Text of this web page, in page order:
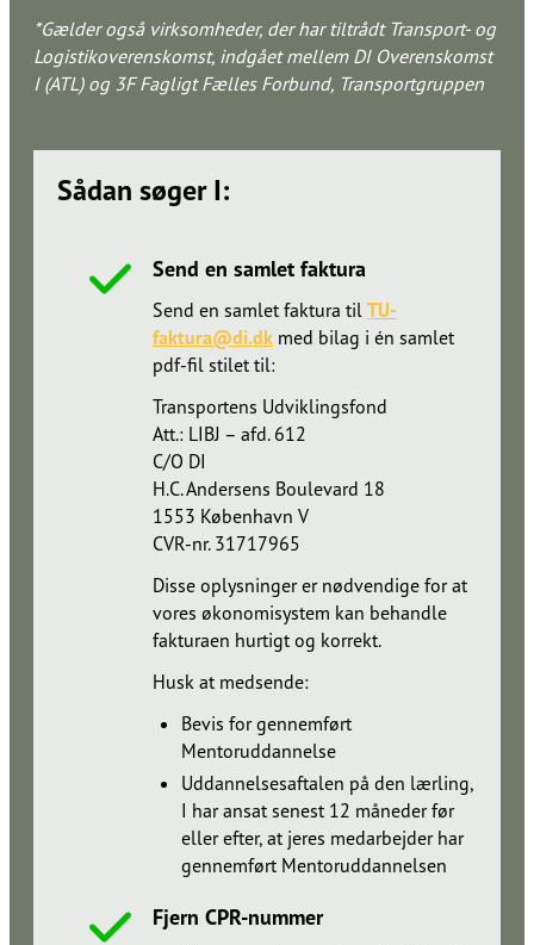
*Gælder også virksomheder, der har tiltrådt Transport- og
Logistikoverenskomst, indgået mellem DI Overenskomst
I (ATL) og 3F Fagligt Fælles Forbund, Transportgruppen​​​​‌ ‍ ​‍​‍‌‍ ‌ ​‍‌‍‍‌‌‍‌ ‌‍‍‌‌‍ ‍​‍​‍​ ‍‍​‍​‍‌ ​ ‌‍​‌‌‍ ‍‌‍‍‌‌ ‌​‌ ‍‌​‍ ‍‌‍‍‌‌‍ ​‍​‍​‍ ​​‍​‍‌‍‍​‌ ​‍‌‍‌‌‌‍‌‍​‍​‍​ ‍‍​‍​‍‌‍‍​‌ ‌​‌ ‌​‌ ​​‌ ​ ​ ‍‍​‍ ​‍ ‌ ‌​‌ ‌‌​‍ ‍‌ ​ ‌‍​‌‌‍ ‍‌‍‍‌‌ ‌​‌ ‍‌​‍ ‍‌ ​ ‌ ‌​‌ ‌‌‌‍‌​‌‍‍‌‌‍ ​‍ ‌‍‍‌‌‍ ‍‌ ‌​‌‍‌‌‌‍ ‍‌ ‌​​‍ ‌‍‌‌‌‍‌​‌‍‍‌‌ ‌​​‍ ‌‍ ‌‌‍ ‌‍‌​‌‍‌‌​ ‌‌ ​​‌ ​‍‌‍‌‌‌ ​ ‌‍‌‌‌‍ ‍‌ ‌​‌‍​‌‌ ‌​‌‍‍‌‌‍ ‌‍ ‍​ ‍ ‌‍‍‌‌‍‌​​ ‌‌ ​​‌‍​‌‌‍‌ ‌‍‌‌​‍ ‌‌ ‌​‌‍‍‌‌‍ ​‌ ​ ‌‍‍ ‌ ‌‌‌‍‌​​‍ ‌‌ ‌​‌‍‍‌‌‍ ​​‍ ‌‌ ‌‍‌‍‍‌‌ ​‍‌‍‍ ‌ ​ ‌‍ ‌‍ ‌‌‍‍​‌‍‌‌‌‍‌​‌‍‌‌‌ ​‍​ ‍ ‌ ‌​‌ ‍‌‌ ​​‌‍‌‌​ ‌‌ ​​‌‍​‌‌‍‌ ‌‍‌‌​ ‍ ‌ ​​‌‍​‌‌ ‌​‌‍‍​​ ‌‌ ​ ‌‍‌‌‌‍​ ‌ ‌​‌‍‍‌‌‍ ‌‍ ‍‌ ​ ​‍‌‌​ ‌‌‌​​‍‌‌ ‌‍‍ ‌‍‌‌‌ ‍‌​‍‌‌​ ​ ‌​‌​​‍‌‌​ ​ ‌​‌​​‍‌‌​ ​‍​ ​‍​ ​‌​ ‌‍​ ​ ​ ​‍​ ‌‍​ ​‍‌‍​‍‌‍​ ​ ​‌‌‍‌​​ ‌ ‌‍‌‌​‍‌‌​ ​‍​ ​‍​‍‌‌​ ‌‌‌​‌​​‍ ‍‌‍​ ‌‍ ‌‍ ‍‌ ‌​‌‍‌‌‌‍ ‍‌ ‌​​‍‌‌​ ‌‌‌​​‍‌‌ ‌‍‍ ‌‍‌‌‌ ‍‌​‍‌‌​ ​ ‌​‌​​‍‌‌​ ​ ‌​‌​​‍‌‌​ ​‍​ ​‍‌‍​ ​ ‍​‌‍​‍​ ‌‌‌‍​ ‌‍‌‍​ ‌‍​ ‌ ‌‍​‍‌‍​‌‌‍‌‌​ ​​​‍‌‌​ ​‍​ ​‍​‍‌‌​ ‌‌‌​‌​​‍ ‍‌‍​‍‌‍ ​‌‍ ‌‍​ ‌‍‍ ‌ ​ ​‍‌‌​ ‌‌‌​​‍‌‌ ‌‍‍ ‌‍‌‌‌ ‍‌​‍‌‌​ ​ ‌​‌​​‍‌‌​ ​ ‌​‌​​‍‌‌​ ​‍​ ​‍‌‍​ ​ ​‍‌‍​ ​ ‍​​ ​ ​ ​‍‌‍‌‍​ ​‌​ ​ ​ ​‌​ ‍‌​ ‍‌​‍‌‌​ ​‍​ ​‍​‍‌‌​ ‌‌‌​‌​​‍ ‍‌‍​‍‌‍ ‌‍‌​‌ ‍‌​‍‌‌​ ‌‌‌​​‍‌‌ ‌‍‍ ‌‍‌‌‌ ‍‌​‍‌‌​ ​ ‌​‌​​‍‌‌​ ​ ‌​‌​​‍‌‌​ ​‍​ ​‍‌‍​ ​ ‌​‌‍‌‌​ ​‌​ ‍​​ ‍​​ ‌ ‌‍​‌​ ​ ​ ​​‌‍​‌​ ‍‌​‍‌‌​ ​‍​ ​‍​‍‌‌​ ‌‌‌​‌​​‍ ‍‌‍​ ‌‍‍​‌‍‍‌‌‍ ​‌‍‌​‌ ​‍‌‍‌‌‌‍ ‍​‍‌‌​ ‌‌‌​​‍‌‌ ‌‍‍ ‌‍‌‌‌ ‍‌​‍‌‌​ ​ ‌​‌​​‍‌‌​ ​ ‌​‌​​‍‌‌​ ​‍​ ​‍‌‍​‍‌‍‌​‌‍‌​‌‍​‌‌‍‌​​ ‍‌​ ‍​‌‍‌‌​ ​ ‌‍‌‌​ ‌​​ ‍‌​‍‌‌​ ​‍​ ​‍​‍‌‌​ ‌‌‌​‌​​‍ ‍‌ ‌​‌‍‌‌‌ ‍​‌ ‌​​ ‌‍​‍‌‍​‌‌ ​ ‌‍‌‌‌‌‌‌‌ ​‍‌‍ ​​ ‌‌‍‍​‌ ‌​‌ ‌​‌ ​​‌ ​ ​‍‌‌​ ​ ‌​​‌​‍‌‌​ ​‍‌​‌‍​‍‌‌​ ​‍‌​‌‍‌ ‌​‌ ‌‌​‍ ‍‌ ​ ‌‍​‌‌‍ ‍‌‍‍‌‌ ‌​‌ ‍‌​‍ ‍‌ ​ ‌ ‌​‌ ‌‌‌‍‌​‌‍‍‌‌‍ ​‍‌‍‌‍‍‌‌‍‌​​ ‌‌ ​​‌‍​‌‌‍‌ ‌‍‌‌​‍ ‌‌ ‌​‌‍‍‌‌‍ ​‌ ​ ‌‍‍ ‌ ‌‌‌‍‌​​‍ ‌‌ ‌​‌‍‍‌‌‍ ​​‍ ‌‌ ‌‍‌‍‍‌‌ ​‍‌‍‍ ‌ ​ ‌‍ ‌‍ ‌‌‍‍​‌‍‌‌‌‍‌​‌‍‌‌‌ ​‍​‍‌‍‌ ‌​‌ ‍‌‌ ​​‌‍‌‌​ ‌‌ ​​‌‍​‌‌‍‌ ‌‍‌‌​‍‌‍‌ ​​‌‍​‌‌ ‌​‌‍‍​​ ‌‌ ​ ‌‍‌‌‌‍​ ‌ ‌​‌‍‍‌‌‍ ‌‍ ‍‌ ​ ​‍‌‌​ ‌‌‌​​‍‌‌ ‌‍‍ ‌‍‌‌‌ ‍‌​‍‌‌​ ​ ‌​‌​​‍‌‌​ ​ ‌​‌​​‍‌‌​ ​‍​ ​‍​ ​‌​ ‌‍​ ​ ​ ​‍​ ‌‍​ ​‍‌‍​‍‌‍​ ​ ​‌‌‍‌​​ ‌ ‌‍‌‌​‍‌‌​ ​‍​ ​‍​‍‌‌​ ‌‌‌​‌​​‍ ‍‌‍​ ‌‍ ‌‍ ‍‌ ‌​‌‍‌‌‌‍ ‍‌ ‌​​‍‌‌​ ‌‌‌​​‍‌‌ ‌‍‍ ‌‍‌‌‌ ‍‌​‍‌‌​ ​ ‌​‌​​‍‌‌​ ​ ‌​‌​​‍‌‌​ ​‍​ ​‍‌‍​ ​ ‍​‌‍​‍​ ‌‌‌‍​ ‌‍‌‍​ ‌‍​ ‌ ‌‍​‍‌‍​‌‌‍‌‌​ ​​​‍‌‌​ ​‍​ ​‍​‍‌‌​ ‌‌‌​‌​​‍ ‍‌‍​‍‌‍ ​‌‍ ‌‍​ ‌‍‍ ‌ ​ ​‍‌‌​ ‌‌‌​​‍‌‌ ‌‍‍ ‌‍‌‌‌ ‍‌​‍‌‌​ ​ ‌​‌​​‍‌‌​ ​ ‌​‌​​‍‌‌​ ​‍​ ​‍‌‍​ ​ ​‍‌‍​ ​ ‍​​ ​ ​ ​‍‌‍‌‍​ ​‌​ ​ ​ ​‌​ ‍‌​ ‍‌​‍‌‌​ ​‍​ ​‍​‍‌‌​ ‌‌‌​‌​​‍ ‍‌‍​‍‌‍ ‌‍‌​‌ ‍‌​‍‌‌​ ‌‌‌​​‍‌‌ ‌‍‍ ‌‍‌‌‌ ‍‌​‍‌‌​ ​ ‌​‌​​‍‌‌​ ​ ‌​‌​​‍‌‌​ ​‍​ ​‍‌‍​ ​ ‌​‌‍‌‌​ ​‌​ ‍​​ ‍​​ ‌ ‌‍​‌​ ​ ​ ​​‌‍​‌​ ‍‌​‍‌‌​ ​‍​ ​‍​‍‌‌​ ‌‌‌​‌​​‍ ‍‌‍​ ‌‍‍​‌‍‍‌‌‍ ​‌‍‌​‌ ​‍‌‍‌‌‌‍ ‍​‍‌‌​ ‌‌‌​​‍‌‌ ‌‍‍ ‌‍‌‌‌ ‍‌​‍‌‌​ ​ ‌​‌​​‍‌‌​ ​ ‌​‌​​‍‌‌​ ​‍​ ​‍‌‍​‍‌‍‌​‌‍‌​‌‍​‌‌‍‌​​ ‍‌​ ‍​‌‍‌‌​ ​ ‌‍‌‌​ ‌​​ ‍‌​‍‌‌​ ​‍​ ​‍​‍‌‌​ ‌‌‌​‌​​‍ ‍‌ ‌​‌‍‌‌‌ ‍​‌ ‌​​‍‌‍‌ ​​‌‍‌‌‌ ​‍‌ ​ ‌ ​​‌‍‌‌‌‍​ ‌ ‌​‌‍‍‌‌ ‌‍‌‍‌‌​ ‌‌ ​​‌ ‌‌‌‍​‍‌‍ ​‌‍‍‌‌ ​ ‌‍‍​‌‍‌‌‌‍‌​​‍​‍‌ ‌
Sådan søger I:​​​​‌ ‍ ​‍​‍‌‍ ‌ ​‍‌‍‍‌‌‍‌ ‌‍‍‌‌‍ ‍​‍​‍​ ‍‍​‍​‍‌ ​ ‌‍​‌‌‍ ‍‌‍‍‌‌ ‌​‌ ‍‌​‍ ‍‌‍‍‌‌‍ ​‍​‍​‍ ​​‍​‍‌‍‍​‌ ​‍‌‍‌‌‌‍‌‍​‍​‍​ ‍‍​‍​‍‌‍‍​‌ ‌​‌ ‌​‌ ​​‌ ​ ​ ‍‍​‍ ​‍ ‌ ‌​‌ ‌‌​‍ ‍‌ ​ ‌‍​‌‌‍ ‍‌‍‍‌‌ ‌​‌ ‍‌​‍ ‍‌ ​ ‌ ‌​‌ ‌‌‌‍‌​‌‍‍‌‌‍ ​‍ ‌‍‍‌‌‍ ‍‌ ‌​‌‍‌‌‌‍ ‍‌ ‌​​‍ ‌‍‌‌‌‍‌​‌‍‍‌‌ ‌​​‍ ‌‍ ‌‌‍ ‌‍‌​‌‍‌‌​ ‌‌ ​​‌ ​‍‌‍‌‌‌ ​ ‌‍‌‌‌‍ ‍‌ ‌​‌‍​‌‌ ‌​‌‍‍‌‌‍ ‌‍ ‍​ ‍ ‌‍‍‌‌‍‌​​ ‌‌ ​​‌‍​‌‌‍‌ ‌‍‌‌​‍ ‌‌ ‌​‌‍‍‌‌‍ ​‌ ​ ‌‍‍ ‌ ‌‌‌‍‌​​‍ ‌‌ ‌​‌‍‍‌‌‍ ​​‍ ‌‌ ‌‍‌‍‍‌‌ ​‍‌‍‍ ‌ ​ ‌‍ ‌‍ ‌‌‍‍​‌‍‌‌‌‍‌​‌‍‌‌‌ ​‍​ ‍ ‌ ‌​‌ ‍‌‌ ​​‌‍‌‌​ ‌‌ ​​‌‍​‌‌‍‌ ‌‍‌‌​ ‍ ‌ ​​‌‍​‌‌ ‌​‌‍‍​​ ‌‌ ​ ‌‍‌‌‌‍​ ‌ ‌​‌‍‍‌‌‍ ‌‍ ‍‌ ​ ​‍‌‌​ ‌‌‌​​‍‌‌ ‌‍‍ ‌‍‌‌‌ ‍‌​‍‌‌​ ​ ‌​‌​​‍‌‌​ ​ ‌​‌​​‍‌‌​ ​‍​ ​‍​ ​‌​ ‌‍​ ​ ​ ​‍​ ‌‍​ ​‍‌‍​‍‌‍​ ​ ​‌‌‍‌​​ ‌ ‌‍‌‌​‍‌‌​ ​‍​ ​‍​‍‌‌​ ‌‌‌​‌​​‍ ‍‌‍​ ‌‍ ‌‍ ‍‌ ‌​‌‍‌‌‌‍ ‍‌ ‌​​‍‌‌​ ‌‌‌​​‍‌‌ ‌‍‍ ‌‍‌‌‌ ‍‌​‍‌‌​ ​ ‌​‌​​‍‌‌​ ​ ‌​‌​​‍‌‌​ ​‍​ ​‍‌‍​ ​ ‍​‌‍​‍​ ‌‌‌‍​ ‌‍‌‍​ ‌‍​ ‌ ‌‍​‍‌‍​‌‌‍‌‌​ ​​​‍‌‌​ ​‍​ ​‍​‍‌‌​ ‌‌‌​‌​​‍ ‍‌‍​‍‌‍ ​‌‍ ‌‍​ ‌‍‍ ‌ ​ ​‍‌‌​ ‌‌‌​​‍‌‌ ‌‍‍ ‌‍‌‌‌ ‍‌​‍‌‌​ ​ ‌​‌​​‍‌‌​ ​ ‌​‌​​‍‌‌​ ​‍​ ​‍​ ‍‌‌‍​ ​ ‌​​ ‌​‌‍‌​​ ​‍​ ​‌​ ‌‌‌‍‌‌​ ‌​‌‍​ ​ ‌‍​‍‌‌​ ​‍​ ​‍​‍‌‌​ ‌‌‌​‌​​‍ ‍‌‍‍​‌‍‌‌‌‍​‌‌‍‌​‌‍‍‌‌‍ ‍‌‍‌ ​ ‌‍​‍‌‍​‌‌ ​ ‌‍‌‌‌‌‌‌‌ ​‍‌‍ ​​ ‌‌‍‍​‌ ‌​‌ ‌​‌ ​​‌ ​ ​‍‌‌​ ​ ‌​​‌​‍‌‌​ ​‍‌​‌‍​‍‌‌​ ​‍‌​‌‍‌ ‌​‌ ‌‌​‍ ‍‌ ​ ‌‍​‌‌‍ ‍‌‍‍‌‌ ‌​‌ ‍‌​‍ ‍‌ ​ ‌ ‌​‌ ‌‌‌‍‌​‌‍‍‌‌‍ ​‍‌‍‌‍‍‌‌‍‌​​ ‌‌ ​​‌‍​‌‌‍‌ ‌‍‌‌​‍ ‌‌ ‌​‌‍‍‌‌‍ ​‌ ​ ‌‍‍ ‌ ‌‌‌‍‌​​‍ ‌‌ ‌​‌‍‍‌‌‍ ​​‍ ‌‌ ‌‍‌‍‍‌‌ ​‍‌‍‍ ‌ ​ ‌‍ ‌‍ ‌‌‍‍​‌‍‌‌‌‍‌​‌‍‌‌‌ ​‍​‍‌‍‌ ‌​‌ ‍‌‌ ​​‌‍‌‌​ ‌‌ ​​‌‍​‌‌‍‌ ‌‍‌‌​‍‌‍‌ ​​‌‍​‌‌ ‌​‌‍‍​​ ‌‌ ​ ‌‍‌‌‌‍​ ‌ ‌​‌‍‍‌‌‍ ‌‍ ‍‌ ​ ​‍‌‌​ ‌‌‌​​‍‌‌ ‌‍‍ ‌‍‌‌‌ ‍‌​‍‌‌​ ​ ‌​‌​​‍‌‌​ ​ ‌​‌​​‍‌‌​ ​‍​ ​‍​ ​‌​ ‌‍​ ​ ​ ​‍​ ‌‍​ ​‍‌‍​‍‌‍​ ​ ​‌‌‍‌​​ ‌ ‌‍‌‌​‍‌‌​ ​‍​ ​‍​‍‌‌​ ‌‌‌​‌​​‍ ‍‌‍​ ‌‍ ‌‍ ‍‌ ‌​‌‍‌‌‌‍ ‍‌ ‌​​‍‌‌​ ‌‌‌​​‍‌‌ ‌‍‍ ‌‍‌‌‌ ‍‌​‍‌‌​ ​ ‌​‌​​‍‌‌​ ​ ‌​‌​​‍‌‌​ ​‍​ ​‍‌‍​ ​ ‍​‌‍​‍​ ‌‌‌‍​ ‌‍‌‍​ ‌‍​ ‌ ‌‍​‍‌‍​‌‌‍‌‌​ ​​​‍‌‌​ ​‍​ ​‍​‍‌‌​ ‌‌‌​‌​​‍ ‍‌‍​‍‌‍ ​‌‍ ‌‍​ ‌‍‍ ‌ ​ ​‍‌‌​ ‌‌‌​​‍‌‌ ‌‍‍ ‌‍‌‌‌ ‍‌​‍‌‌​ ​ ‌​‌​​‍‌‌​ ​ ‌​‌​​‍‌‌​ ​‍​ ​‍​ ‍‌‌‍​ ​ ‌​​ ‌​‌‍‌​​ ​‍​ ​‌​ ‌‌‌‍‌‌​ ‌​‌‍​ ​ ‌‍​‍‌‌​ ​‍​ ​‍​‍‌‌​ ‌‌‌​‌​​‍ ‍‌‍‍​‌‍‌‌‌‍​‌‌‍‌​‌‍‍‌‌‍ ‍‌‍‌ ​‍‌‍‌ ​​‌‍‌‌‌ ​‍‌ ​ ‌ ​​‌‍‌‌‌‍​ ‌ ‌​‌‍‍‌‌ ‌‍‌‍‌‌​ ‌‌ ​​‌ ‌‌‌‍​‍‌‍ ​‌‍‍‌‌ ​ ‌‍‍​‌‍‌‌‌‍‌​​‍​‍‌ ‌
Send en samlet faktura​​​​‌ ‍ ​‍​‍‌‍ ‌ ​‍‌‍‍‌‌‍‌ ‌‍‍‌‌‍ ‍​‍​‍​ ‍‍​‍​‍‌ ​ ‌‍​‌‌‍ ‍‌‍‍‌‌ ‌​‌ ‍‌​‍ ‍‌‍‍‌‌‍ ​‍​‍​‍ ​​‍​‍‌‍‍​‌ ​‍‌‍‌‌‌‍‌‍​‍​‍​ ‍‍​‍​‍‌‍‍​‌ ‌​‌ ‌​‌ ​​‌ ​ ​ ‍‍​‍ ​‍ ‌ ‌​‌ ‌‌​‍ ‍‌ ​ ‌‍​‌‌‍ ‍‌‍‍‌‌ ‌​‌ ‍‌​‍ ‍‌ ​ ‌ ‌​‌ ‌‌‌‍‌​‌‍‍‌‌‍ ​‍ ‌‍‍‌‌‍ ‍‌ ‌​‌‍‌‌‌‍ ‍‌ ‌​​‍ ‌‍‌‌‌‍‌​‌‍‍‌‌ ‌​​‍ ‌‍ ‌‌‍ ‌‍‌​‌‍‌‌​ ‌‌ ​​‌ ​‍‌‍‌‌‌ ​ ‌‍‌‌‌‍ ‍‌ ‌​‌‍​‌‌ ‌​‌‍‍‌‌‍ ‌‍ ‍​ ‍ ‌‍‍‌‌‍‌​​ ‌‌ ​​‌‍​‌‌‍‌ ‌‍‌‌​‍ ‌‌ ‌​‌‍‍‌‌‍ ​‌ ​ ‌‍‍ ‌ ‌‌‌‍‌​​‍ ‌‌ ‌​‌‍‍‌‌‍ ​​‍ ‌‌ ‌‍‌‍‍‌‌ ​‍‌‍‍ ‌ ​ ‌‍ ‌‍ ‌‌‍‍​‌‍‌‌‌‍‌​‌‍‌‌‌ ​‍​ ‍ ‌ ‌​‌ ‍‌‌ ​​‌‍‌‌​ ‌‌ ​​‌‍​‌‌‍‌ ‌‍‌‌​ ‍ ‌ ​​‌‍​‌‌ ‌​‌‍‍​​ ‌‌ ​ ‌‍‌‌‌‍​ ‌ ‌​‌‍‍‌‌‍ ‌‍ ‍‌ ​ ​‍‌‌​ ‌‌‌​​‍‌‌ ‌‍‍ ‌‍‌‌‌ ‍‌​‍‌‌​ ​ ‌​‌​​‍‌‌​ ​ ‌​‌​​‍‌‌​ ​‍​ ​‍​ ​‌​ ‌‍​ ​ ​ ​‍​ ‌‍​ ​‍‌‍​‍‌‍​ ​ ​‌‌‍‌​​ ‌ ‌‍‌‌​‍‌‌​ ​‍​ ​‍​‍‌‌​ ‌‌‌​‌​​‍ ‍‌‍​ ‌‍ ‌‍ ‍‌ ‌​‌‍‌‌‌‍ ‍‌ ‌​​‍‌‌​ ‌‌‌​​‍‌‌ ‌‍‍ ‌‍‌‌‌ ‍‌​‍‌‌​ ​ ‌​‌​​‍‌‌​ ​ ‌​‌​​‍‌‌​ ​‍​ ​‍‌‍​ ​ ‍​‌‍​‍​ ‌‌‌‍​ ‌‍‌‍​ ‌‍​ ‌ ‌‍​‍‌‍​‌‌‍‌‌​ ​​​‍‌‌​ ​‍​ ​‍​‍‌‌​ ‌‌‌​‌​​‍ ‍‌‍​‍‌‍ ​‌‍ ‌‍​ ‌‍‍ ‌ ​ ​‍‌‌​ ‌‌‌​​‍‌‌ ‌‍‍ ‌‍‌‌‌ ‍‌​‍‌‌​ ​ ‌​‌​​‍‌‌​ ​ ‌​‌​​‍‌‌​ ​‍​ ​‍​ ‍‌‌‍​ ​ ‌​​ ‌​‌‍‌​​ ​‍​ ​‌​ ‌‌‌‍‌‌​ ‌​‌‍​ ​ ‌‍​‍‌‌​ ​‍​ ​‍​‍‌‌​ ‌‌‌​‌​​‍ ‍‌‍‍‌‌ ‌​‌‍‌‌‌‍ ‌‌ ​ ​‍‌‌​ ‌‌‌​​‍‌‌ ‌‍‍ ‌‍‌‌‌ ‍‌​‍‌‌​ ​ ‌​‌​​‍‌‌​ ​ ‌​‌​​‍‌‌​ ​‍​ ​‍‌‍‌‍​ ‍‌​ ‍​​ ‍‌‌‍‌​‌‍‌‍​ ​‌‌‍‌‍​ ‌‍​ ‌​‌‍​ ​ ‌‌​‍‌‌​ ​‍​ ​‍​‍‌‌​ ‌‌‌​‌​​‍ ‍‌ ‌​‌‍‍‌‌ ‌​‌‍ ​‌‍‌‌​ ‌‍​‍‌‍​‌‌ ​ ‌‍‌‌‌‌‌‌‌ ​‍‌‍ ​​ ‌‌‍‍​‌ ‌​‌ ‌​‌ ​​‌ ​ ​‍‌‌​ ​ ‌​​‌​‍‌‌​ ​‍‌​‌‍​‍‌‌​ ​‍‌​‌‍‌ ‌​‌ ‌‌​‍ ‍‌ ​ ‌‍​‌‌‍ ‍‌‍‍‌‌ ‌​‌ ‍‌​‍ ‍‌ ​ ‌ ‌​‌ ‌‌‌‍‌​‌‍‍‌‌‍ ​‍‌‍‌‍‍‌‌‍‌​​ ‌‌ ​​‌‍​‌‌‍‌ ‌‍‌‌​‍ ‌‌ ‌​‌‍‍‌‌‍ ​‌ ​ ‌‍‍ ‌ ‌‌‌‍‌​​‍ ‌‌ ‌​‌‍‍‌‌‍ ​​‍ ‌‌ ‌‍‌‍‍‌‌ ​‍‌‍‍ ‌ ​ ‌‍ ‌‍ ‌‌‍‍​‌‍‌‌‌‍‌​‌‍‌‌‌ ​‍​‍‌‍‌ ‌​‌ ‍‌‌ ​​‌‍‌‌​ ‌‌ ​​‌‍​‌‌‍‌ ‌‍‌‌​‍‌‍‌ ​​‌‍​‌‌ ‌​‌‍‍​​ ‌‌ ​ ‌‍‌‌‌‍​ ‌ ‌​‌‍‍‌‌‍ ‌‍ ‍‌ ​ ​‍‌‌​ ‌‌‌​​‍‌‌ ‌‍‍ ‌‍‌‌‌ ‍‌​‍‌‌​ ​ ‌​‌​​‍‌‌​ ​ ‌​‌​​‍‌‌​ ​‍​ ​‍​ ​‌​ ‌‍​ ​ ​ ​‍​ ‌‍​ ​‍‌‍​‍‌‍​ ​ ​‌‌‍‌​​ ‌ ‌‍‌‌​‍‌‌​ ​‍​ ​‍​‍‌‌​ ‌‌‌​‌​​‍ ‍‌‍​ ‌‍ ‌‍ ‍‌ ‌​‌‍‌‌‌‍ ‍‌ ‌​​‍‌‌​ ‌‌‌​​‍‌‌ ‌‍‍ ‌‍‌‌‌ ‍‌​‍‌‌​ ​ ‌​‌​​‍‌‌​ ​ ‌​‌​​‍‌‌​ ​‍​ ​‍‌‍​ ​ ‍​‌‍​‍​ ‌‌‌‍​ ‌‍‌‍​ ‌‍​ ‌ ‌‍​‍‌‍​‌‌‍‌‌​ ​​​‍‌‌​ ​‍​ ​‍​‍‌‌​ ‌‌‌​‌​​‍ ‍‌‍​‍‌‍ ​‌‍ ‌‍​ ‌‍‍ ‌ ​ ​‍‌‌​ ‌‌‌​​‍‌‌ ‌‍‍ ‌‍‌‌‌ ‍‌​‍‌‌​ ​ ‌​‌​​‍‌‌​ ​ ‌​‌​​‍‌‌​ ​‍​ ​‍​ ‍‌‌‍​ ​ ‌​​ ‌​‌‍‌​​ ​‍​ ​‌​ ‌‌‌‍‌‌​ ‌​‌‍​ ​ ‌‍​‍‌‌​ ​‍​ ​‍​‍‌‌​ ‌‌‌​‌​​‍ ‍‌‍‍‌‌ ‌​‌‍‌‌‌‍ ‌‌ ​ ​‍‌‌​ ‌‌‌​​‍‌‌ ‌‍‍ ‌‍‌‌‌ ‍‌​‍‌‌​ ​ ‌​‌​​‍‌‌​ ​ ‌​‌​​‍‌‌​ ​‍​ ​‍‌‍‌‍​ ‍‌​ ‍​​ ‍‌‌‍‌​‌‍‌‍​ ​‌‌‍‌‍​ ‌‍​ ‌​‌‍​ ​ ‌‌​‍‌‌​ ​‍​ ​‍​‍‌‌​ ‌‌‌​‌​​‍ ‍‌ ‌​‌‍‍‌‌ ‌​‌‍ ​‌‍‌‌​‍‌‍‌ ​​‌‍‌‌‌ ​‍‌ ​ ‌ ​​‌‍‌‌‌‍​ ‌ ‌​‌‍‍‌‌ ‌‍‌‍‌‌​ ‌‌ ​​‌ ‌‌‌‍​‍‌‍ ​‌‍‍‌‌ ​ ‌‍‍​‌‍‌‌‌‍‌​​‍​‍‌ ‌
Send en samlet faktura til ​​​​‌ ‍ ​‍​‍‌‍ ‌ ​‍‌‍‍‌‌‍‌ ‌‍‍‌‌‍ ‍​‍​‍​ ‍‍​‍​‍‌ ​ ‌‍​‌‌‍ ‍‌‍‍‌‌ ‌​‌ ‍‌​‍ ‍‌‍‍‌‌‍ ​‍​‍​‍ ​​‍​‍‌‍‍​‌ ​‍‌‍‌‌‌‍‌‍​‍​‍​ ‍‍​‍​‍‌‍‍​‌ ‌​‌ ‌​‌ ​​‌ ​ ​ ‍‍​‍ ​‍ ‌ ‌​‌ ‌‌​‍ ‍‌ ​ ‌‍​‌‌‍ ‍‌‍‍‌‌ ‌​‌ ‍‌​‍ ‍‌ ​ ‌ ‌​‌ ‌‌‌‍‌​‌‍‍‌‌‍ ​‍ ‌‍‍‌‌‍ ‍‌ ‌​‌‍‌‌‌‍ ‍‌ ‌​​‍ ‌‍‌‌‌‍‌​‌‍‍‌‌ ‌​​‍ ‌‍ ‌‌‍ ‌‍‌​‌‍‌‌​ ‌‌ ​​‌ ​‍‌‍‌‌‌ ​ ‌‍‌‌‌‍ ‍‌ ‌​‌‍​‌‌ ‌​‌‍‍‌‌‍ ‌‍ ‍​ ‍ ‌‍‍‌‌‍‌​​ ‌‌ ​​‌‍​‌‌‍‌ ‌‍‌‌​‍ ‌‌ ‌​‌‍‍‌‌‍ ​‌ ​ ‌‍‍ ‌ ‌‌‌‍‌​​‍ ‌‌ ‌​‌‍‍‌‌‍ ​​‍ ‌‌ ‌‍‌‍‍‌‌ ​‍‌‍‍ ‌ ​ ‌‍ ‌‍ ‌‌‍‍​‌‍‌‌‌‍‌​‌‍‌‌‌ ​‍​ ‍ ‌ ‌​‌ ‍‌‌ ​​‌‍‌‌​ ‌‌ ​​‌‍​‌‌‍‌ ‌‍‌‌​ ‍ ‌ ​​‌‍​‌‌ ‌​‌‍‍​​ ‌‌ ​ ‌‍‌‌‌‍​ ‌ ‌​‌‍‍‌‌‍ ‌‍ ‍‌ ​ ​‍‌‌​ ‌‌‌​​‍‌‌ ‌‍‍ ‌‍‌‌‌ ‍‌​‍‌‌​ ​ ‌​‌​​‍‌‌​ ​ ‌​‌​​‍‌‌​ ​‍​ ​‍​ ​‌​ ‌‍​ ​ ​ ​‍​ ‌‍​ ​‍‌‍​‍‌‍​ ​ ​‌‌‍‌​​ ‌ ‌‍‌‌​‍‌‌​ ​‍​ ​‍​‍‌‌​ ‌‌‌​‌​​‍ ‍‌‍​ ‌‍ ‌‍ ‍‌ ‌​‌‍‌‌‌‍ ‍‌ ‌​​‍‌‌​ ‌‌‌​​‍‌‌ ‌‍‍ ‌‍‌‌‌ ‍‌​‍‌‌​ ​ ‌​‌​​‍‌‌​ ​ ‌​‌​​‍‌‌​ ​‍​ ​‍‌‍​ ​ ‍​‌‍​‍​ ‌‌‌‍​ ‌‍‌‍​ ‌‍​ ‌ ‌‍​‍‌‍​‌‌‍‌‌​ ​​​‍‌‌​ ​‍​ ​‍​‍‌‌​ ‌‌‌​‌​​‍ ‍‌‍​‍‌‍ ​‌‍ ‌‍​ ‌‍‍ ‌ ​ ​‍‌‌​ ‌‌‌​​‍‌‌ ‌‍‍ ‌‍‌‌‌ ‍‌​‍‌‌​ ​ ‌​‌​​‍‌‌​ ​ ‌​‌​​‍‌‌​ ​‍​ ​‍​ ‍‌‌‍​ ​ ‌​​ ‌​‌‍‌​​ ​‍​ ​‌​ ‌‌‌‍‌‌​ ‌​‌‍​ ​ ‌‍​‍‌‌​ ​‍​ ​‍​‍‌‌​ ‌‌‌​‌​​‍ ‍‌‍‍‌‌ ‌​‌‍‌‌‌‍ ‌‌ ​ ​‍‌‌​ ‌‌‌​​‍‌‌ ‌‍‍ ‌‍‌‌‌ ‍‌​‍‌‌​ ​ ‌​‌​​‍‌‌​ ​ ‌​‌​​‍‌‌​ ​‍​ ​‍‌‍‌‍​ ‍‌​ ‍​​ ‍‌‌‍‌​‌‍‌‍​ ​‌‌‍‌‍​ ‌‍​ ‌​‌‍​ ​ ‌‌​‍‌‌​ ​‍​ ​‍​‍‌‌​ ‌‌‌​‌​​‍ ‍‌‍​‍‌‍ ‌‍‌​‌ ‍‌​‍‌‌​ ‌‌‌​​‍‌‌ ‌‍‍ ‌‍‌‌‌ ‍‌​‍‌‌​ ​ ‌​‌​​‍‌‌​ ​ ‌​‌​​‍‌‌​ ​‍​ ​‍​ ​ ​ ‍​‌‍​‌​ ​‍​ ​‌​ ​​​ ‌ ​ ​‌‌‍​‍‌‍​‌‌‍‌​​ ‍​​‍‌‌​ ​‍​ ​‍​‍‌‌​ ‌‌‌​‌​​‍ ‍‌‍​ ‌‍‍​‌‍‍‌‌‍ ​‌‍‌​‌ ​‍‌‍‌‌‌‍ ‍​‍‌‌​ ‌‌‌​​‍‌‌ ‌‍‍ ‌‍‌‌‌ ‍‌​‍‌‌​ ​ ‌​‌​​‍‌‌​ ​ ‌​‌​​‍‌‌​ ​‍​ ​‍​ ‍‌‌‍​‍​ ​ ​ ‍​​ ‍‌‌‍‌‌​ ​‍‌‍‌​​ ‍‌‌‍​‍‌‍​‌‌‍‌‌​‍‌‌​ ​‍​ ​‍​‍‌‌​ ‌‌‌​‌​​‍ ‍‌ ‌​‌‍‌‌‌ ‍​‌ ‌​​ ‌‍​‍‌‍​‌‌ ​ ‌‍‌‌‌‌‌‌‌ ​‍‌‍ ​​ ‌‌‍‍​‌ ‌​‌ ‌​‌ ​​‌ ​ ​‍‌‌​ ​ ‌​​‌​‍‌‌​ ​‍‌​‌‍​‍‌‌​ ​‍‌​‌‍‌ ‌​‌ ‌‌​‍ ‍‌ ​ ‌‍​‌‌‍ ‍‌‍‍‌‌ ‌​‌ ‍‌​‍ ‍‌ ​ ‌ ‌​‌ ‌‌‌‍‌​‌‍‍‌‌‍ ​‍‌‍‌‍‍‌‌‍‌​​ ‌‌ ​​‌‍​‌‌‍‌ ‌‍‌‌​‍ ‌‌ ‌​‌‍‍‌‌‍ ​‌ ​ ‌‍‍ ‌ ‌‌‌‍‌​​‍ ‌‌ ‌​‌‍‍‌‌‍ ​​‍ ‌‌ ‌‍‌‍‍‌‌ ​‍‌‍‍ ‌ ​ ‌‍ ‌‍ ‌‌‍‍​‌‍‌‌‌‍‌​‌‍‌‌‌ ​‍​‍‌‍‌ ‌​‌ ‍‌‌ ​​‌‍‌‌​ ‌‌ ​​‌‍​‌‌‍‌ ‌‍‌‌​‍‌‍‌ ​​‌‍​‌‌ ‌​‌‍‍​​ ‌‌ ​ ‌‍‌‌‌‍​ ‌ ‌​‌‍‍‌‌‍ ‌‍ ‍‌ ​ ​‍‌‌​ ‌‌‌​​‍‌‌ ‌‍‍ ‌‍‌‌‌ ‍‌​‍‌‌​ ​ ‌​‌​​‍‌‌​ ​ ‌​‌​​‍‌‌​ ​‍​ ​‍​ ​‌​ ‌‍​ ​ ​ ​‍​ ‌‍​ ​‍‌‍​‍‌‍​ ​ ​‌‌‍‌​​ ‌ ‌‍‌‌​‍‌‌​ ​‍​ ​‍​‍‌‌​ ‌‌‌​‌​​‍ ‍‌‍​ ‌‍ ‌‍ ‍‌ ‌​‌‍‌‌‌‍ ‍‌ ‌​​‍‌‌​ ‌‌‌​​‍‌‌ ‌‍‍ ‌‍‌‌‌ ‍‌​‍‌‌​ ​ ‌​‌​​‍‌‌​ ​ ‌​‌​​‍‌‌​ ​‍​ ​‍‌‍​ ​ ‍​‌‍​‍​ ‌‌‌‍​ ‌‍‌‍​ ‌‍​ ‌ ‌‍​‍‌‍​‌‌‍‌‌​ ​​​‍‌‌​ ​‍​ ​‍​‍‌‌​ ‌‌‌​‌​​‍ ‍‌‍​‍‌‍ ​‌‍ ‌‍​ ‌‍‍ ‌ ​ ​‍‌‌​ ‌‌‌​​‍‌‌ ‌‍‍ ‌‍‌‌‌ ‍‌​‍‌‌​ ​ ‌​‌​​‍‌‌​ ​ ‌​‌​​‍‌‌​ ​‍​ ​‍​ ‍‌‌‍​ ​ ‌​​ ‌​‌‍‌​​ ​‍​ ​‌​ ‌‌‌‍‌‌​ ‌​‌‍​ ​ ‌‍​‍‌‌​ ​‍​ ​‍​‍‌‌​ ‌‌‌​‌​​‍ ‍‌‍‍‌‌ ‌​‌‍‌‌‌‍ ‌‌ ​ ​‍‌‌​ ‌‌‌​​‍‌‌ ‌‍‍ ‌‍‌‌‌ ‍‌​‍‌‌​ ​ ‌​‌​​‍‌‌​ ​ ‌​‌​​‍‌‌​ ​‍​ ​‍‌‍‌‍​ ‍‌​ ‍​​ ‍‌‌‍‌​‌‍‌‍​ ​‌‌‍‌‍​ ‌‍​ ‌​‌‍​ ​ ‌‌​‍‌‌​ ​‍​ ​‍​‍‌‌​ ‌‌‌​‌​​‍ ‍‌‍​‍‌‍ ‌‍‌​‌ ‍‌​‍‌‌​ ‌‌‌​​‍‌‌ ‌‍‍ ‌‍‌‌‌ ‍‌​‍‌‌​ ​ ‌​‌​​‍‌‌​ ​ ‌​‌​​‍‌‌​ ​‍​ ​‍​ ​ ​ ‍​‌‍​‌​ ​‍​ ​‌​ ​​​ ‌ ​ ​‌‌‍​‍‌‍​‌‌‍‌​​ ‍​​‍‌‌​ ​‍​ ​‍​‍‌‌​ ‌‌‌​‌​​‍ ‍‌‍​ ‌‍‍​‌‍‍‌‌‍ ​‌‍‌​‌ ​‍‌‍‌‌‌‍ ‍​‍‌‌​ ‌‌‌​​‍‌‌ ‌‍‍ ‌‍‌‌‌ ‍‌​‍‌‌​ ​ ‌​‌​​‍‌‌​ ​ ‌​‌​​‍‌‌​ ​‍​ ​‍​ ‍‌‌‍​‍​ ​ ​ ‍​​ ‍‌‌‍‌‌​ ​‍‌‍‌​​ ‍‌‌‍​‍‌‍​‌‌‍‌‌​‍‌‌​ ​‍​ ​‍​‍‌‌​ ‌‌‌​‌​​‍ ‍‌ ‌​‌‍‌‌‌ ‍​‌ ‌​​‍‌‍‌ ​​‌‍‌‌‌ ​‍‌ ​ ‌ ​​‌‍‌‌‌‍​ ‌ ‌​‌‍‍‌‌ ‌‍‌‍‌‌​ ‌‌ ​​‌ ‌‌‌‍​‍‌‍ ​‌‍‍‌‌ ​ ‌‍‍​‌‍‌‌‌‍‌​​‍​‍‌ ‌ TU-
faktura@di.dk​​​​‌ ‍ ​‍​‍‌‍ ‌ ​‍‌‍‍‌‌‍‌ ‌‍‍‌‌‍ ‍​‍​‍​ ‍‍​‍​‍‌ ​ ‌‍​‌‌‍ ‍‌‍‍‌‌ ‌​‌ ‍‌​‍ ‍‌‍‍‌‌‍ ​‍​‍​‍ ​​‍​‍‌‍‍​‌ ​‍‌‍‌‌‌‍‌‍​‍​‍​ ‍‍​‍​‍‌‍‍​‌ ‌​‌ ‌​‌ ​​‌ ​ ​ ‍‍​‍ ​‍ ‌ ‌​‌ ‌‌​‍ ‍‌ ​ ‌‍​‌‌‍ ‍‌‍‍‌‌ ‌​‌ ‍‌​‍ ‍‌ ​ ‌ ‌​‌ ‌‌‌‍‌​‌‍‍‌‌‍ ​‍ ‌‍‍‌‌‍ ‍‌ ‌​‌‍‌‌‌‍ ‍‌ ‌​​‍ ‌‍‌‌‌‍‌​‌‍‍‌‌ ‌​​‍ ‌‍ ‌‌‍ ‌‍‌​‌‍‌‌​ ‌‌ ​​‌ ​‍‌‍‌‌‌ ​ ‌‍‌‌‌‍ ‍‌ ‌​‌‍​‌‌ ‌​‌‍‍‌‌‍ ‌‍ ‍​ ‍ ‌‍‍‌‌‍‌​​ ‌‌ ​​‌‍​‌‌‍‌ ‌‍‌‌​‍ ‌‌ ‌​‌‍‍‌‌‍ ​‌ ​ ‌‍‍ ‌ ‌‌‌‍‌​​‍ ‌‌ ‌​‌‍‍‌‌‍ ​​‍ ‌‌ ‌‍‌‍‍‌‌ ​‍‌‍‍ ‌ ​ ‌‍ ‌‍ ‌‌‍‍​‌‍‌‌‌‍‌​‌‍‌‌‌ ​‍​ ‍ ‌ ‌​‌ ‍‌‌ ​​‌‍‌‌​ ‌‌ ​​‌‍​‌‌‍‌ ‌‍‌‌​ ‍ ‌ ​​‌‍​‌‌ ‌​‌‍‍​​ ‌‌ ​ ‌‍‌‌‌‍​ ‌ ‌​‌‍‍‌‌‍ ‌‍ ‍‌ ​ ​‍‌‌​ ‌‌‌​​‍‌‌ ‌‍‍ ‌‍‌‌‌ ‍‌​‍‌‌​ ​ ‌​‌​​‍‌‌​ ​ ‌​‌​​‍‌‌​ ​‍​ ​‍​ ​‌​ ‌‍​ ​ ​ ​‍​ ‌‍​ ​‍‌‍​‍‌‍​ ​ ​‌‌‍‌​​ ‌ ‌‍‌‌​‍‌‌​ ​‍​ ​‍​‍‌‌​ ‌‌‌​‌​​‍ ‍‌‍​ ‌‍ ‌‍ ‍‌ ‌​‌‍‌‌‌‍ ‍‌ ‌​​‍‌‌​ ‌‌‌​​‍‌‌ ‌‍‍ ‌‍‌‌‌ ‍‌​‍‌‌​ ​ ‌​‌​​‍‌‌​ ​ ‌​‌​​‍‌‌​ ​‍​ ​‍‌‍​ ​ ‍​‌‍​‍​ ‌‌‌‍​ ‌‍‌‍​ ‌‍​ ‌ ‌‍​‍‌‍​‌‌‍‌‌​ ​​​‍‌‌​ ​‍​ ​‍​‍‌‌​ ‌‌‌​‌​​‍ ‍‌‍​‍‌‍ ​‌‍ ‌‍​ ‌‍‍ ‌ ​ ​‍‌‌​ ‌‌‌​​‍‌‌ ‌‍‍ ‌‍‌‌‌ ‍‌​‍‌‌​ ​ ‌​‌​​‍‌‌​ ​ ‌​‌​​‍‌‌​ ​‍​ ​‍​ ‍‌‌‍​ ​ ‌​​ ‌​‌‍‌​​ ​‍​ ​‌​ ‌‌‌‍‌‌​ ‌​‌‍​ ​ ‌‍​‍‌‌​ ​‍​ ​‍​‍‌‌​ ‌‌‌​‌​​‍ ‍‌‍‍‌‌ ‌​‌‍‌‌‌‍ ‌‌ ​ ​‍‌‌​ ‌‌‌​​‍‌‌ ‌‍‍ ‌‍‌‌‌ ‍‌​‍‌‌​ ​ ‌​‌​​‍‌‌​ ​ ‌​‌​​‍‌‌​ ​‍​ ​‍‌‍‌‍​ ‍‌​ ‍​​ ‍‌‌‍‌​‌‍‌‍​ ​‌‌‍‌‍​ ‌‍​ ‌​‌‍​ ​ ‌‌​‍‌‌​ ​‍​ ​‍​‍‌‌​ ‌‌‌​‌​​‍ ‍‌‍​‍‌‍ ‌‍‌​‌ ‍‌​‍‌‌​ ‌‌‌​​‍‌‌ ‌‍‍ ‌‍‌‌‌ ‍‌​‍‌‌​ ​ ‌​‌​​‍‌‌​ ​ ‌​‌​​‍‌‌​ ​‍​ ​‍​ ​ ​ ‍​‌‍​‌​ ​‍​ ​‌​ ​​​ ‌ ​ ​‌‌‍​‍‌‍​‌‌‍‌​​ ‍​​‍‌‌​ ​‍​ ​‍​‍‌‌​ ‌‌‌​‌​​‍ ‍‌‍​ ‌‍‍​‌‍‍‌‌‍ ​‌‍‌​‌ ​‍‌‍‌‌‌‍ ‍​‍‌‌​ ‌‌‌​​‍‌‌ ‌‍‍ ‌‍‌‌‌ ‍‌​‍‌‌​ ​ ‌​‌​​‍‌‌​ ​ ‌​‌​​‍‌‌​ ​‍​ ​‍​ ‍​​ ​‍​ ​ ​ ‍‌‌‍​ ​ ‌‍​ ‍​‌‍‌​​ ​​​ ‌‌‌‍​‍​ ​​​‍‌‌​ ​‍​ ​‍​‍‌‌​ ‌‌‌​‌​​‍ ‍‌ ‌​‌‍‌‌‌ ‍​‌ ‌​​ ‌‍​‍‌‍​‌‌ ​ ‌‍‌‌‌‌‌‌‌ ​‍‌‍ ​​ ‌‌‍‍​‌ ‌​‌ ‌​‌ ​​‌ ​ ​‍‌‌​ ​ ‌​​‌​‍‌‌​ ​‍‌​‌‍​‍‌‌​ ​‍‌​‌‍‌ ‌​‌ ‌‌​‍ ‍‌ ​ ‌‍​‌‌‍ ‍‌‍‍‌‌ ‌​‌ ‍‌​‍ ‍‌ ​ ‌ ‌​‌ ‌‌‌‍‌​‌‍‍‌‌‍ ​‍‌‍‌‍‍‌‌‍‌​​ ‌‌ ​​‌‍​‌‌‍‌ ‌‍‌‌​‍ ‌‌ ‌​‌‍‍‌‌‍ ​‌ ​ ‌‍‍ ‌ ‌‌‌‍‌​​‍ ‌‌ ‌​‌‍‍‌‌‍ ​​‍ ‌‌ ‌‍‌‍‍‌‌ ​‍‌‍‍ ‌ ​ ‌‍ ‌‍ ‌‌‍‍​‌‍‌‌‌‍‌​‌‍‌‌‌ ​‍​‍‌‍‌ ‌​‌ ‍‌‌ ​​‌‍‌‌​ ‌‌ ​​‌‍​‌‌‍‌ ‌‍‌‌​‍‌‍‌ ​​‌‍​‌‌ ‌​‌‍‍​​ ‌‌ ​ ‌‍‌‌‌‍​ ‌ ‌​‌‍‍‌‌‍ ‌‍ ‍‌ ​ ​‍‌‌​ ‌‌‌​​‍‌‌ ‌‍‍ ‌‍‌‌‌ ‍‌​‍‌‌​ ​ ‌​‌​​‍‌‌​ ​ ‌​‌​​‍‌‌​ ​‍​ ​‍​ ​‌​ ‌‍​ ​ ​ ​‍​ ‌‍​ ​‍‌‍​‍‌‍​ ​ ​‌‌‍‌​​ ‌ ‌‍‌‌​‍‌‌​ ​‍​ ​‍​‍‌‌​ ‌‌‌​‌​​‍ ‍‌‍​ ‌‍ ‌‍ ‍‌ ‌​‌‍‌‌‌‍ ‍‌ ‌​​‍‌‌​ ‌‌‌​​‍‌‌ ‌‍‍ ‌‍‌‌‌ ‍‌​‍‌‌​ ​ ‌​‌​​‍‌‌​ ​ ‌​‌​​‍‌‌​ ​‍​ ​‍‌‍​ ​ ‍​‌‍​‍​ ‌‌‌‍​ ‌‍‌‍​ ‌‍​ ‌ ‌‍​‍‌‍​‌‌‍‌‌​ ​​​‍‌‌​ ​‍​ ​‍​‍‌‌​ ‌‌‌​‌​​‍ ‍‌‍​‍‌‍ ​‌‍ ‌‍​ ‌‍‍ ‌ ​ ​‍‌‌​ ‌‌‌​​‍‌‌ ‌‍‍ ‌‍‌‌‌ ‍‌​‍‌‌​ ​ ‌​‌​​‍‌‌​ ​ ‌​‌​​‍‌‌​ ​‍​ ​‍​ ‍‌‌‍​ ​ ‌​​ ‌​‌‍‌​​ ​‍​ ​‌​ ‌‌‌‍‌‌​ ‌​‌‍​ ​ ‌‍​‍‌‌​ ​‍​ ​‍​‍‌‌​ ‌‌‌​‌​​‍ ‍‌‍‍‌‌ ‌​‌‍‌‌‌‍ ‌‌ ​ ​‍‌‌​ ‌‌‌​​‍‌‌ ‌‍‍ ‌‍‌‌‌ ‍‌​‍‌‌​ ​ ‌​‌​​‍‌‌​ ​ ‌​‌​​‍‌‌​ ​‍​ ​‍‌‍‌‍​ ‍‌​ ‍​​ ‍‌‌‍‌​‌‍‌‍​ ​‌‌‍‌‍​ ‌‍​ ‌​‌‍​ ​ ‌‌​‍‌‌​ ​‍​ ​‍​‍‌‌​ ‌‌‌​‌​​‍ ‍‌‍​‍‌‍ ‌‍‌​‌ ‍‌​‍‌‌​ ‌‌‌​​‍‌‌ ‌‍‍ ‌‍‌‌‌ ‍‌​‍‌‌​ ​ ‌​‌​​‍‌‌​ ​ ‌​‌​​‍‌‌​ ​‍​ ​‍​ ​ ​ ‍​‌‍​‌​ ​‍​ ​‌​ ​​​ ‌ ​ ​‌‌‍​‍‌‍​‌‌‍‌​​ ‍​​‍‌‌​ ​‍​ ​‍​‍‌‌​ ‌‌‌​‌​​‍ ‍‌‍​ ‌‍‍​‌‍‍‌‌‍ ​‌‍‌​‌ ​‍‌‍‌‌‌‍ ‍​‍‌‌​ ‌‌‌​​‍‌‌ ‌‍‍ ‌‍‌‌‌ ‍‌​‍‌‌​ ​ ‌​‌​​‍‌‌​ ​ ‌​‌​​‍‌‌​ ​‍​ ​‍​ ‍​​ ​‍​ ​ ​ ‍‌‌‍​ ​ ‌‍​ ‍​‌‍‌​​ ​​​ ‌‌‌‍​‍​ ​​​‍‌‌​ ​‍​ ​‍​‍‌‌​ ‌‌‌​‌​​‍ ‍‌ ‌​‌‍‌‌‌ ‍​‌ ‌​​‍‌‍‌ ​​‌‍‌‌‌ ​‍‌ ​ ‌ ​​‌‍‌‌‌‍​ ‌ ‌​‌‍‍‌‌ ‌‍‌‍‌‌​ ‌‌ ​​‌ ‌‌‌‍​‍‌‍ ​‌‍‍‌‌ ​ ‌‍‍​‌‍‌‌‌‍‌​​‍​‍‌ ‌ med bilag i én samlet
pdf-fil stilet til:​​​​‌ ‍ ​‍​‍‌‍ ‌ ​‍‌‍‍‌‌‍‌ ‌‍‍‌‌‍ ‍​‍​‍​ ‍‍​‍​‍‌ ​ ‌‍​‌‌‍ ‍‌‍‍‌‌ ‌​‌ ‍‌​‍ ‍‌‍‍‌‌‍ ​‍​‍​‍ ​​‍​‍‌‍‍​‌ ​‍‌‍‌‌‌‍‌‍​‍​‍​ ‍‍​‍​‍‌‍‍​‌ ‌​‌ ‌​‌ ​​‌ ​ ​ ‍‍​‍ ​‍ ‌ ‌​‌ ‌‌​‍ ‍‌ ​ ‌‍​‌‌‍ ‍‌‍‍‌‌ ‌​‌ ‍‌​‍ ‍‌ ​ ‌ ‌​‌ ‌‌‌‍‌​‌‍‍‌‌‍ ​‍ ‌‍‍‌‌‍ ‍‌ ‌​‌‍‌‌‌‍ ‍‌ ‌​​‍ ‌‍‌‌‌‍‌​‌‍‍‌‌ ‌​​‍ ‌‍ ‌‌‍ ‌‍‌​‌‍‌‌​ ‌‌ ​​‌ ​‍‌‍‌‌‌ ​ ‌‍‌‌‌‍ ‍‌ ‌​‌‍​‌‌ ‌​‌‍‍‌‌‍ ‌‍ ‍​ ‍ ‌‍‍‌‌‍‌​​ ‌‌ ​​‌‍​‌‌‍‌ ‌‍‌‌​‍ ‌‌ ‌​‌‍‍‌‌‍ ​‌ ​ ‌‍‍ ‌ ‌‌‌‍‌​​‍ ‌‌ ‌​‌‍‍‌‌‍ ​​‍ ‌‌ ‌‍‌‍‍‌‌ ​‍‌‍‍ ‌ ​ ‌‍ ‌‍ ‌‌‍‍​‌‍‌‌‌‍‌​‌‍‌‌‌ ​‍​ ‍ ‌ ‌​‌ ‍‌‌ ​​‌‍‌‌​ ‌‌ ​​‌‍​‌‌‍‌ ‌‍‌‌​ ‍ ‌ ​​‌‍​‌‌ ‌​‌‍‍​​ ‌‌ ​ ‌‍‌‌‌‍​ ‌ ‌​‌‍‍‌‌‍ ‌‍ ‍‌ ​ ​‍‌‌​ ‌‌‌​​‍‌‌ ‌‍‍ ‌‍‌‌‌ ‍‌​‍‌‌​ ​ ‌​‌​​‍‌‌​ ​ ‌​‌​​‍‌‌​ ​‍​ ​‍​ ​‌​ ‌‍​ ​ ​ ​‍​ ‌‍​ ​‍‌‍​‍‌‍​ ​ ​‌‌‍‌​​ ‌ ‌‍‌‌​‍‌‌​ ​‍​ ​‍​‍‌‌​ ‌‌‌​‌​​‍ ‍‌‍​ ‌‍ ‌‍ ‍‌ ‌​‌‍‌‌‌‍ ‍‌ ‌​​‍‌‌​ ‌‌‌​​‍‌‌ ‌‍‍ ‌‍‌‌‌ ‍‌​‍‌‌​ ​ ‌​‌​​‍‌‌​ ​ ‌​‌​​‍‌‌​ ​‍​ ​‍‌‍​ ​ ‍​‌‍​‍​ ‌‌‌‍​ ‌‍‌‍​ ‌‍​ ‌ ‌‍​‍‌‍​‌‌‍‌‌​ ​​​‍‌‌​ ​‍​ ​‍​‍‌‌​ ‌‌‌​‌​​‍ ‍‌‍​‍‌‍ ​‌‍ ‌‍​ ‌‍‍ ‌ ​ ​‍‌‌​ ‌‌‌​​‍‌‌ ‌‍‍ ‌‍‌‌‌ ‍‌​‍‌‌​ ​ ‌​‌​​‍‌‌​ ​ ‌​‌​​‍‌‌​ ​‍​ ​‍​ ‍‌‌‍​ ​ ‌​​ ‌​‌‍‌​​ ​‍​ ​‌​ ‌‌‌‍‌‌​ ‌​‌‍​ ​ ‌‍​‍‌‌​ ​‍​ ​‍​‍‌‌​ ‌‌‌​‌​​‍ ‍‌‍‍‌‌ ‌​‌‍‌‌‌‍ ‌‌ ​ ​‍‌‌​ ‌‌‌​​‍‌‌ ‌‍‍ ‌‍‌‌‌ ‍‌​‍‌‌​ ​ ‌​‌​​‍‌‌​ ​ ‌​‌​​‍‌‌​ ​‍​ ​‍‌‍‌‍​ ‍‌​ ‍​​ ‍‌‌‍‌​‌‍‌‍​ ​‌‌‍‌‍​ ‌‍​ ‌​‌‍​ ​ ‌‌​‍‌‌​ ​‍​ ​‍​‍‌‌​ ‌‌‌​‌​​‍ ‍‌‍​‍‌‍ ‌‍‌​‌ ‍‌​‍‌‌​ ‌‌‌​​‍‌‌ ‌‍‍ ‌‍‌‌‌ ‍‌​‍‌‌​ ​ ‌​‌​​‍‌‌​ ​ ‌​‌​​‍‌‌​ ​‍​ ​‍​ ​ ​ ‍​‌‍​‌​ ​‍​ ​‌​ ​​​ ‌ ​ ​‌‌‍​‍‌‍​‌‌‍‌​​ ‍​​‍‌‌​ ​‍​ ​‍​‍‌‌​ ‌‌‌​‌​​‍ ‍‌‍​ ‌‍‍​‌‍‍‌‌‍ ​‌‍‌​‌ ​‍‌‍‌‌‌‍ ‍​‍‌‌​ ‌‌‌​​‍‌‌ ‌‍‍ ‌‍‌‌‌ ‍‌​‍‌‌​ ​ ‌​‌​​‍‌‌​ ​ ‌​‌​​‍‌‌​ ​‍​ ​‍​ ​‌‌‍​‌‌‍‌‍​ ‌ ​ ‍​​ ‌‌‌‍‌‍‌‍​‌​ ​​‌‍‌​​ ‌​‌‍​ ​‍‌‌​ ​‍​ ​‍​‍‌‌​ ‌‌‌​‌​​‍ ‍‌ ‌​‌‍‌‌‌ ‍​‌ ‌​​ ‌‍​‍‌‍​‌‌ ​ ‌‍‌‌‌‌‌‌‌ ​‍‌‍ ​​ ‌‌‍‍​‌ ‌​‌ ‌​‌ ​​‌ ​ ​‍‌‌​ ​ ‌​​‌​‍‌‌​ ​‍‌​‌‍​‍‌‌​ ​‍‌​‌‍‌ ‌​‌ ‌‌​‍ ‍‌ ​ ‌‍​‌‌‍ ‍‌‍‍‌‌ ‌​‌ ‍‌​‍ ‍‌ ​ ‌ ‌​‌ ‌‌‌‍‌​‌‍‍‌‌‍ ​‍‌‍‌‍‍‌‌‍‌​​ ‌‌ ​​‌‍​‌‌‍‌ ‌‍‌‌​‍ ‌‌ ‌​‌‍‍‌‌‍ ​‌ ​ ‌‍‍ ‌ ‌‌‌‍‌​​‍ ‌‌ ‌​‌‍‍‌‌‍ ​​‍ ‌‌ ‌‍‌‍‍‌‌ ​‍‌‍‍ ‌ ​ ‌‍ ‌‍ ‌‌‍‍​‌‍‌‌‌‍‌​‌‍‌‌‌ ​‍​‍‌‍‌ ‌​‌ ‍‌‌ ​​‌‍‌‌​ ‌‌ ​​‌‍​‌‌‍‌ ‌‍‌‌​‍‌‍‌ ​​‌‍​‌‌ ‌​‌‍‍​​ ‌‌ ​ ‌‍‌‌‌‍​ ‌ ‌​‌‍‍‌‌‍ ‌‍ ‍‌ ​ ​‍‌‌​ ‌‌‌​​‍‌‌ ‌‍‍ ‌‍‌‌‌ ‍‌​‍‌‌​ ​ ‌​‌​​‍‌‌​ ​ ‌​‌​​‍‌‌​ ​‍​ ​‍​ ​‌​ ‌‍​ ​ ​ ​‍​ ‌‍​ ​‍‌‍​‍‌‍​ ​ ​‌‌‍‌​​ ‌ ‌‍‌‌​‍‌‌​ ​‍​ ​‍​‍‌‌​ ‌‌‌​‌​​‍ ‍‌‍​ ‌‍ ‌‍ ‍‌ ‌​‌‍‌‌‌‍ ‍‌ ‌​​‍‌‌​ ‌‌‌​​‍‌‌ ‌‍‍ ‌‍‌‌‌ ‍‌​‍‌‌​ ​ ‌​‌​​‍‌‌​ ​ ‌​‌​​‍‌‌​ ​‍​ ​‍‌‍​ ​ ‍​‌‍​‍​ ‌‌‌‍​ ‌‍‌‍​ ‌‍​ ‌ ‌‍​‍‌‍​‌‌‍‌‌​ ​​​‍‌‌​ ​‍​ ​‍​‍‌‌​ ‌‌‌​‌​​‍ ‍‌‍​‍‌‍ ​‌‍ ‌‍​ ‌‍‍ ‌ ​ ​‍‌‌​ ‌‌‌​​‍‌‌ ‌‍‍ ‌‍‌‌‌ ‍‌​‍‌‌​ ​ ‌​‌​​‍‌‌​ ​ ‌​‌​​‍‌‌​ ​‍​ ​‍​ ‍‌‌‍​ ​ ‌​​ ‌​‌‍‌​​ ​‍​ ​‌​ ‌‌‌‍‌‌​ ‌​‌‍​ ​ ‌‍​‍‌‌​ ​‍​ ​‍​‍‌‌​ ‌‌‌​‌​​‍ ‍‌‍‍‌‌ ‌​‌‍‌‌‌‍ ‌‌ ​ ​‍‌‌​ ‌‌‌​​‍‌‌ ‌‍‍ ‌‍‌‌‌ ‍‌​‍‌‌​ ​ ‌​‌​​‍‌‌​ ​ ‌​‌​​‍‌‌​ ​‍​ ​‍‌‍‌‍​ ‍‌​ ‍​​ ‍‌‌‍‌​‌‍‌‍​ ​‌‌‍‌‍​ ‌‍​ ‌​‌‍​ ​ ‌‌​‍‌‌​ ​‍​ ​‍​‍‌‌​ ‌‌‌​‌​​‍ ‍‌‍​‍‌‍ ‌‍‌​‌ ‍‌​‍‌‌​ ‌‌‌​​‍‌‌ ‌‍‍ ‌‍‌‌‌ ‍‌​‍‌‌​ ​ ‌​‌​​‍‌‌​ ​ ‌​‌​​‍‌‌​ ​‍​ ​‍​ ​ ​ ‍​‌‍​‌​ ​‍​ ​‌​ ​​​ ‌ ​ ​‌‌‍​‍‌‍​‌‌‍‌​​ ‍​​‍‌‌​ ​‍​ ​‍​‍‌‌​ ‌‌‌​‌​​‍ ‍‌‍​ ‌‍‍​‌‍‍‌‌‍ ​‌‍‌​‌ ​‍‌‍‌‌‌‍ ‍​‍‌‌​ ‌‌‌​​‍‌‌ ‌‍‍ ‌‍‌‌‌ ‍‌​‍‌‌​ ​ ‌​‌​​‍‌‌​ ​ ‌​‌​​‍‌‌​ ​‍​ ​‍​ ​‌‌‍​‌‌‍‌‍​ ‌ ​ ‍​​ ‌‌‌‍‌‍‌‍​‌​ ​​‌‍‌​​ ‌​‌‍​ ​‍‌‌​ ​‍​ ​‍​‍‌‌​ ‌‌‌​‌​​‍ ‍‌ ‌​‌‍‌‌‌ ‍​‌ ‌​​‍‌‍‌ ​​‌‍‌‌‌ ​‍‌ ​ ‌ ​​‌‍‌‌‌‍​ ‌ ‌​‌‍‍‌‌ ‌‍‌‍‌‌​ ‌‌ ​​‌ ‌‌‌‍​‍‌‍ ​‌‍‍‌‌ ​ ‌‍‍​‌‍‌‌‌‍‌​​‍​‍‌ ‌
Transportens Udviklingsfond
Att.: LIBJ – afd. 612
C/O DI
H.C. Andersens Boulevard 18
1553 København V
CVR-nr. 31717965​​​​‌ ‍ ​‍​‍‌‍ ‌ ​‍‌‍‍‌‌‍‌ ‌‍‍‌‌‍ ‍​‍​‍​ ‍‍​‍​‍‌ ​ ‌‍​‌‌‍ ‍‌‍‍‌‌ ‌​‌ ‍‌​‍ ‍‌‍‍‌‌‍ ​‍​‍​‍ ​​‍​‍‌‍‍​‌ ​‍‌‍‌‌‌‍‌‍​‍​‍​ ‍‍​‍​‍‌‍‍​‌ ‌​‌ ‌​‌ ​​‌ ​ ​ ‍‍​‍ ​‍ ‌ ‌​‌ ‌‌​‍ ‍‌ ​ ‌‍​‌‌‍ ‍‌‍‍‌‌ ‌​‌ ‍‌​‍ ‍‌ ​ ‌ ‌​‌ ‌‌‌‍‌​‌‍‍‌‌‍ ​‍ ‌‍‍‌‌‍ ‍‌ ‌​‌‍‌‌‌‍ ‍‌ ‌​​‍ ‌‍‌‌‌‍‌​‌‍‍‌‌ ‌​​‍ ‌‍ ‌‌‍ ‌‍‌​‌‍‌‌​ ‌‌ ​​‌ ​‍‌‍‌‌‌ ​ ‌‍‌‌‌‍ ‍‌ ‌​‌‍​‌‌ ‌​‌‍‍‌‌‍ ‌‍ ‍​ ‍ ‌‍‍‌‌‍‌​​ ‌‌ ​​‌‍​‌‌‍‌ ‌‍‌‌​‍ ‌‌ ‌​‌‍‍‌‌‍ ​‌ ​ ‌‍‍ ‌ ‌‌‌‍‌​​‍ ‌‌ ‌​‌‍‍‌‌‍ ​​‍ ‌‌ ‌‍‌‍‍‌‌ ​‍‌‍‍ ‌ ​ ‌‍ ‌‍ ‌‌‍‍​‌‍‌‌‌‍‌​‌‍‌‌‌ ​‍​ ‍ ‌ ‌​‌ ‍‌‌ ​​‌‍‌‌​ ‌‌ ​​‌‍​‌‌‍‌ ‌‍‌‌​ ‍ ‌ ​​‌‍​‌‌ ‌​‌‍‍​​ ‌‌ ​ ‌‍‌‌‌‍​ ‌ ‌​‌‍‍‌‌‍ ‌‍ ‍‌ ​ ​‍‌‌​ ‌‌‌​​‍‌‌ ‌‍‍ ‌‍‌‌‌ ‍‌​‍‌‌​ ​ ‌​‌​​‍‌‌​ ​ ‌​‌​​‍‌‌​ ​‍​ ​‍​ ​‌​ ‌‍​ ​ ​ ​‍​ ‌‍​ ​‍‌‍​‍‌‍​ ​ ​‌‌‍‌​​ ‌ ‌‍‌‌​‍‌‌​ ​‍​ ​‍​‍‌‌​ ‌‌‌​‌​​‍ ‍‌‍​ ‌‍ ‌‍ ‍‌ ‌​‌‍‌‌‌‍ ‍‌ ‌​​‍‌‌​ ‌‌‌​​‍‌‌ ‌‍‍ ‌‍‌‌‌ ‍‌​‍‌‌​ ​ ‌​‌​​‍‌‌​ ​ ‌​‌​​‍‌‌​ ​‍​ ​‍‌‍​ ​ ‍​‌‍​‍​ ‌‌‌‍​ ‌‍‌‍​ ‌‍​ ‌ ‌‍​‍‌‍​‌‌‍‌‌​ ​​​‍‌‌​ ​‍​ ​‍​‍‌‌​ ‌‌‌​‌​​‍ ‍‌‍​‍‌‍ ​‌‍ ‌‍​ ‌‍‍ ‌ ​ ​‍‌‌​ ‌‌‌​​‍‌‌ ‌‍‍ ‌‍‌‌‌ ‍‌​‍‌‌​ ​ ‌​‌​​‍‌‌​ ​ ‌​‌​​‍‌‌​ ​‍​ ​‍​ ‍‌‌‍​ ​ ‌​​ ‌​‌‍‌​​ ​‍​ ​‌​ ‌‌‌‍‌‌​ ‌​‌‍​ ​ ‌‍​‍‌‌​ ​‍​ ​‍​‍‌‌​ ‌‌‌​‌​​‍ ‍‌‍‍‌‌ ‌​‌‍‌‌‌‍ ‌‌ ​ ​‍‌‌​ ‌‌‌​​‍‌‌ ‌‍‍ ‌‍‌‌‌ ‍‌​‍‌‌​ ​ ‌​‌​​‍‌‌​ ​ ‌​‌​​‍‌‌​ ​‍​ ​‍‌‍‌‍​ ‍‌​ ‍​​ ‍‌‌‍‌​‌‍‌‍​ ​‌‌‍‌‍​ ‌‍​ ‌​‌‍​ ​ ‌‌​‍‌‌​ ​‍​ ​‍​‍‌‌​ ‌‌‌​‌​​‍ ‍‌‍​‍‌‍ ‌‍‌​‌ ‍‌​‍‌‌​ ‌‌‌​​‍‌‌ ‌‍‍ ‌‍‌‌‌ ‍‌​‍‌‌​ ​ ‌​‌​​‍‌‌​ ​ ‌​‌​​‍‌‌​ ​‍​ ​‍​ ‌‍‌‍​ ​ ​​​ ‍​​ ‌ ​ ‌‍‌‍​‍​ ‌ ​ ‌‍‌‍​‌​ ‍‌‌‍‌‍​‍‌‌​ ​‍​ ​‍​‍‌‌​ ‌‌‌​‌​​‍ ‍‌‍​ ‌‍‍​‌‍‍‌‌‍ ​‌‍‌​‌ ​‍‌‍‌‌‌‍ ‍​‍‌‌​ ‌‌‌​​‍‌‌ ‌‍‍ ‌‍‌‌‌ ‍‌​‍‌‌​ ​ ‌​‌​​‍‌‌​ ​ ‌​‌​​‍‌‌​ ​‍​ ​‍​ ​​​ ‌​​ ​‌​ ‍‌​ ​​​ ‌​‌‍​ ​ ​ ‌‍​ ‌‍​ ​ ‍​‌‍​‌​‍‌‌​ ​‍​ ​‍​‍‌‌​ ‌‌‌​‌​​‍ ‍‌ ‌​‌‍‌‌‌ ‍​‌ ‌​​ ‌‍​‍‌‍​‌‌ ​ ‌‍‌‌‌‌‌‌‌ ​‍‌‍ ​​ ‌‌‍‍​‌ ‌​‌ ‌​‌ ​​‌ ​ ​‍‌‌​ ​ ‌​​‌​‍‌‌​ ​‍‌​‌‍​‍‌‌​ ​‍‌​‌‍‌ ‌​‌ ‌‌​‍ ‍‌ ​ ‌‍​‌‌‍ ‍‌‍‍‌‌ ‌​‌ ‍‌​‍ ‍‌ ​ ‌ ‌​‌ ‌‌‌‍‌​‌‍‍‌‌‍ ​‍‌‍‌‍‍‌‌‍‌​​ ‌‌ ​​‌‍​‌‌‍‌ ‌‍‌‌​‍ ‌‌ ‌​‌‍‍‌‌‍ ​‌ ​ ‌‍‍ ‌ ‌‌‌‍‌​​‍ ‌‌ ‌​‌‍‍‌‌‍ ​​‍ ‌‌ ‌‍‌‍‍‌‌ ​‍‌‍‍ ‌ ​ ‌‍ ‌‍ ‌‌‍‍​‌‍‌‌‌‍‌​‌‍‌‌‌ ​‍​‍‌‍‌ ‌​‌ ‍‌‌ ​​‌‍‌‌​ ‌‌ ​​‌‍​‌‌‍‌ ‌‍‌‌​‍‌‍‌ ​​‌‍​‌‌ ‌​‌‍‍​​ ‌‌ ​ ‌‍‌‌‌‍​ ‌ ‌​‌‍‍‌‌‍ ‌‍ ‍‌ ​ ​‍‌‌​ ‌‌‌​​‍‌‌ ‌‍‍ ‌‍‌‌‌ ‍‌​‍‌‌​ ​ ‌​‌​​‍‌‌​ ​ ‌​‌​​‍‌‌​ ​‍​ ​‍​ ​‌​ ‌‍​ ​ ​ ​‍​ ‌‍​ ​‍‌‍​‍‌‍​ ​ ​‌‌‍‌​​ ‌ ‌‍‌‌​‍‌‌​ ​‍​ ​‍​‍‌‌​ ‌‌‌​‌​​‍ ‍‌‍​ ‌‍ ‌‍ ‍‌ ‌​‌‍‌‌‌‍ ‍‌ ‌​​‍‌‌​ ‌‌‌​​‍‌‌ ‌‍‍ ‌‍‌‌‌ ‍‌​‍‌‌​ ​ ‌​‌​​‍‌‌​ ​ ‌​‌​​‍‌‌​ ​‍​ ​‍‌‍​ ​ ‍​‌‍​‍​ ‌‌‌‍​ ‌‍‌‍​ ‌‍​ ‌ ‌‍​‍‌‍​‌‌‍‌‌​ ​​​‍‌‌​ ​‍​ ​‍​‍‌‌​ ‌‌‌​‌​​‍ ‍‌‍​‍‌‍ ​‌‍ ‌‍​ ‌‍‍ ‌ ​ ​‍‌‌​ ‌‌‌​​‍‌‌ ‌‍‍ ‌‍‌‌‌ ‍‌​‍‌‌​ ​ ‌​‌​​‍‌‌​ ​ ‌​‌​​‍‌‌​ ​‍​ ​‍​ ‍‌‌‍​ ​ ‌​​ ‌​‌‍‌​​ ​‍​ ​‌​ ‌‌‌‍‌‌​ ‌​‌‍​ ​ ‌‍​‍‌‌​ ​‍​ ​‍​‍‌‌​ ‌‌‌​‌​​‍ ‍‌‍‍‌‌ ‌​‌‍‌‌‌‍ ‌‌ ​ ​‍‌‌​ ‌‌‌​​‍‌‌ ‌‍‍ ‌‍‌‌‌ ‍‌​‍‌‌​ ​ ‌​‌​​‍‌‌​ ​ ‌​‌​​‍‌‌​ ​‍​ ​‍‌‍‌‍​ ‍‌​ ‍​​ ‍‌‌‍‌​‌‍‌‍​ ​‌‌‍‌‍​ ‌‍​ ‌​‌‍​ ​ ‌‌​‍‌‌​ ​‍​ ​‍​‍‌‌​ ‌‌‌​‌​​‍ ‍‌‍​‍‌‍ ‌‍‌​‌ ‍‌​‍‌‌​ ‌‌‌​​‍‌‌ ‌‍‍ ‌‍‌‌‌ ‍‌​‍‌‌​ ​ ‌​‌​​‍‌‌​ ​ ‌​‌​​‍‌‌​ ​‍​ ​‍​ ‌‍‌‍​ ​ ​​​ ‍​​ ‌ ​ ‌‍‌‍​‍​ ‌ ​ ‌‍‌‍​‌​ ‍‌‌‍‌‍​‍‌‌​ ​‍​ ​‍​‍‌‌​ ‌‌‌​‌​​‍ ‍‌‍​ ‌‍‍​‌‍‍‌‌‍ ​‌‍‌​‌ ​‍‌‍‌‌‌‍ ‍​‍‌‌​ ‌‌‌​​‍‌‌ ‌‍‍ ‌‍‌‌‌ ‍‌​‍‌‌​ ​ ‌​‌​​‍‌‌​ ​ ‌​‌​​‍‌‌​ ​‍​ ​‍​ ​​​ ‌​​ ​‌​ ‍‌​ ​​​ ‌​‌‍​ ​ ​ ‌‍​ ‌‍​ ​ ‍​‌‍​‌​‍‌‌​ ​‍​ ​‍​‍‌‌​ ‌‌‌​‌​​‍ ‍‌ ‌​‌‍‌‌‌ ‍​‌ ‌​​‍‌‍‌ ​​‌‍‌‌‌ ​‍‌ ​ ‌ ​​‌‍‌‌‌‍​ ‌ ‌​‌‍‍‌‌ ‌‍‌‍‌‌​ ‌‌ ​​‌ ‌‌‌‍​‍‌‍ ​‌‍‍‌‌ ​ ‌‍‍​‌‍‌‌‌‍‌​​‍​‍‌ ‌
Disse oplysninger er nødvendige for at
vores økonomisystem kan behandle
fakturaen hurtigt og korrekt.​​​​‌ ‍ ​‍​‍‌‍ ‌ ​‍‌‍‍‌‌‍‌ ‌‍‍‌‌‍ ‍​‍​‍​ ‍‍​‍​‍‌ ​ ‌‍​‌‌‍ ‍‌‍‍‌‌ ‌​‌ ‍‌​‍ ‍‌‍‍‌‌‍ ​‍​‍​‍ ​​‍​‍‌‍‍​‌ ​‍‌‍‌‌‌‍‌‍​‍​‍​ ‍‍​‍​‍‌‍‍​‌ ‌​‌ ‌​‌ ​​‌ ​ ​ ‍‍​‍ ​‍ ‌ ‌​‌ ‌‌​‍ ‍‌ ​ ‌‍​‌‌‍ ‍‌‍‍‌‌ ‌​‌ ‍‌​‍ ‍‌ ​ ‌ ‌​‌ ‌‌‌‍‌​‌‍‍‌‌‍ ​‍ ‌‍‍‌‌‍ ‍‌ ‌​‌‍‌‌‌‍ ‍‌ ‌​​‍ ‌‍‌‌‌‍‌​‌‍‍‌‌ ‌​​‍ ‌‍ ‌‌‍ ‌‍‌​‌‍‌‌​ ‌‌ ​​‌ ​‍‌‍‌‌‌ ​ ‌‍‌‌‌‍ ‍‌ ‌​‌‍​‌‌ ‌​‌‍‍‌‌‍ ‌‍ ‍​ ‍ ‌‍‍‌‌‍‌​​ ‌‌ ​​‌‍​‌‌‍‌ ‌‍‌‌​‍ ‌‌ ‌​‌‍‍‌‌‍ ​‌ ​ ‌‍‍ ‌ ‌‌‌‍‌​​‍ ‌‌ ‌​‌‍‍‌‌‍ ​​‍ ‌‌ ‌‍‌‍‍‌‌ ​‍‌‍‍ ‌ ​ ‌‍ ‌‍ ‌‌‍‍​‌‍‌‌‌‍‌​‌‍‌‌‌ ​‍​ ‍ ‌ ‌​‌ ‍‌‌ ​​‌‍‌‌​ ‌‌ ​​‌‍​‌‌‍‌ ‌‍‌‌​ ‍ ‌ ​​‌‍​‌‌ ‌​‌‍‍​​ ‌‌ ​ ‌‍‌‌‌‍​ ‌ ‌​‌‍‍‌‌‍ ‌‍ ‍‌ ​ ​‍‌‌​ ‌‌‌​​‍‌‌ ‌‍‍ ‌‍‌‌‌ ‍‌​‍‌‌​ ​ ‌​‌​​‍‌‌​ ​ ‌​‌​​‍‌‌​ ​‍​ ​‍​ ​‌​ ‌‍​ ​ ​ ​‍​ ‌‍​ ​‍‌‍​‍‌‍​ ​ ​‌‌‍‌​​ ‌ ‌‍‌‌​‍‌‌​ ​‍​ ​‍​‍‌‌​ ‌‌‌​‌​​‍ ‍‌‍​ ‌‍ ‌‍ ‍‌ ‌​‌‍‌‌‌‍ ‍‌ ‌​​‍‌‌​ ‌‌‌​​‍‌‌ ‌‍‍ ‌‍‌‌‌ ‍‌​‍‌‌​ ​ ‌​‌​​‍‌‌​ ​ ‌​‌​​‍‌‌​ ​‍​ ​‍‌‍​ ​ ‍​‌‍​‍​ ‌‌‌‍​ ‌‍‌‍​ ‌‍​ ‌ ‌‍​‍‌‍​‌‌‍‌‌​ ​​​‍‌‌​ ​‍​ ​‍​‍‌‌​ ‌‌‌​‌​​‍ ‍‌‍​‍‌‍ ​‌‍ ‌‍​ ‌‍‍ ‌ ​ ​‍‌‌​ ‌‌‌​​‍‌‌ ‌‍‍ ‌‍‌‌‌ ‍‌​‍‌‌​ ​ ‌​‌​​‍‌‌​ ​ ‌​‌​​‍‌‌​ ​‍​ ​‍​ ‍‌‌‍​ ​ ‌​​ ‌​‌‍‌​​ ​‍​ ​‌​ ‌‌‌‍‌‌​ ‌​‌‍​ ​ ‌‍​‍‌‌​ ​‍​ ​‍​‍‌‌​ ‌‌‌​‌​​‍ ‍‌‍‍‌‌ ‌​‌‍‌‌‌‍ ‌‌ ​ ​‍‌‌​ ‌‌‌​​‍‌‌ ‌‍‍ ‌‍‌‌‌ ‍‌​‍‌‌​ ​ ‌​‌​​‍‌‌​ ​ ‌​‌​​‍‌‌​ ​‍​ ​‍‌‍‌‍​ ‍‌​ ‍​​ ‍‌‌‍‌​‌‍‌‍​ ​‌‌‍‌‍​ ‌‍​ ‌​‌‍​ ​ ‌‌​‍‌‌​ ​‍​ ​‍​‍‌‌​ ‌‌‌​‌​​‍ ‍‌‍​‍‌‍ ‌‍‌​‌ ‍‌​‍‌‌​ ‌‌‌​​‍‌‌ ‌‍‍ ‌‍‌‌‌ ‍‌​‍‌‌​ ​ ‌​‌​​‍‌‌​ ​ ‌​‌​​‍‌‌​ ​‍​ ​‍‌‍​‌‌‍‌‌​ ‍​​ ‌‌‌‍‌​​ ​​​ ‌‍​ ​‍‌‍​‍‌‍‌‍‌‍​ ​ ​​​‍‌‌​ ​‍​ ​‍​‍‌‌​ ‌‌‌​‌​​‍ ‍‌‍​ ‌‍‍​‌‍‍‌‌‍ ​‌‍‌​‌ ​‍‌‍‌‌‌‍ ‍​‍‌‌​ ‌‌‌​​‍‌‌ ‌‍‍ ‌‍‌‌‌ ‍‌​‍‌‌​ ​ ‌​‌​​‍‌‌​ ​ ‌​‌​​‍‌‌​ ​‍​ ​‍​ ‌‍‌‍‌​‌‍​‍‌‍​‍​ ​ ​ ‌ ‌‍​‍‌‍​‌‌‍​‌‌‍​‍‌‍​ ​ ‌‌​‍‌‌​ ​‍​ ​‍​‍‌‌​ ‌‌‌​‌​​‍ ‍‌ ‌​‌‍‌‌‌ ‍​‌ ‌​​ ‌‍​‍‌‍​‌‌ ​ ‌‍‌‌‌‌‌‌‌ ​‍‌‍ ​​ ‌‌‍‍​‌ ‌​‌ ‌​‌ ​​‌ ​ ​‍‌‌​ ​ ‌​​‌​‍‌‌​ ​‍‌​‌‍​‍‌‌​ ​‍‌​‌‍‌ ‌​‌ ‌‌​‍ ‍‌ ​ ‌‍​‌‌‍ ‍‌‍‍‌‌ ‌​‌ ‍‌​‍ ‍‌ ​ ‌ ‌​‌ ‌‌‌‍‌​‌‍‍‌‌‍ ​‍‌‍‌‍‍‌‌‍‌​​ ‌‌ ​​‌‍​‌‌‍‌ ‌‍‌‌​‍ ‌‌ ‌​‌‍‍‌‌‍ ​‌ ​ ‌‍‍ ‌ ‌‌‌‍‌​​‍ ‌‌ ‌​‌‍‍‌‌‍ ​​‍ ‌‌ ‌‍‌‍‍‌‌ ​‍‌‍‍ ‌ ​ ‌‍ ‌‍ ‌‌‍‍​‌‍‌‌‌‍‌​‌‍‌‌‌ ​‍​‍‌‍‌ ‌​‌ ‍‌‌ ​​‌‍‌‌​ ‌‌ ​​‌‍​‌‌‍‌ ‌‍‌‌​‍‌‍‌ ​​‌‍​‌‌ ‌​‌‍‍​​ ‌‌ ​ ‌‍‌‌‌‍​ ‌ ‌​‌‍‍‌‌‍ ‌‍ ‍‌ ​ ​‍‌‌​ ‌‌‌​​‍‌‌ ‌‍‍ ‌‍‌‌‌ ‍‌​‍‌‌​ ​ ‌​‌​​‍‌‌​ ​ ‌​‌​​‍‌‌​ ​‍​ ​‍​ ​‌​ ‌‍​ ​ ​ ​‍​ ‌‍​ ​‍‌‍​‍‌‍​ ​ ​‌‌‍‌​​ ‌ ‌‍‌‌​‍‌‌​ ​‍​ ​‍​‍‌‌​ ‌‌‌​‌​​‍ ‍‌‍​ ‌‍ ‌‍ ‍‌ ‌​‌‍‌‌‌‍ ‍‌ ‌​​‍‌‌​ ‌‌‌​​‍‌‌ ‌‍‍ ‌‍‌‌‌ ‍‌​‍‌‌​ ​ ‌​‌​​‍‌‌​ ​ ‌​‌​​‍‌‌​ ​‍​ ​‍‌‍​ ​ ‍​‌‍​‍​ ‌‌‌‍​ ‌‍‌‍​ ‌‍​ ‌ ‌‍​‍‌‍​‌‌‍‌‌​ ​​​‍‌‌​ ​‍​ ​‍​‍‌‌​ ‌‌‌​‌​​‍ ‍‌‍​‍‌‍ ​‌‍ ‌‍​ ‌‍‍ ‌ ​ ​‍‌‌​ ‌‌‌​​‍‌‌ ‌‍‍ ‌‍‌‌‌ ‍‌​‍‌‌​ ​ ‌​‌​​‍‌‌​ ​ ‌​‌​​‍‌‌​ ​‍​ ​‍​ ‍‌‌‍​ ​ ‌​​ ‌​‌‍‌​​ ​‍​ ​‌​ ‌‌‌‍‌‌​ ‌​‌‍​ ​ ‌‍​‍‌‌​ ​‍​ ​‍​‍‌‌​ ‌‌‌​‌​​‍ ‍‌‍‍‌‌ ‌​‌‍‌‌‌‍ ‌‌ ​ ​‍‌‌​ ‌‌‌​​‍‌‌ ‌‍‍ ‌‍‌‌‌ ‍‌​‍‌‌​ ​ ‌​‌​​‍‌‌​ ​ ‌​‌​​‍‌‌​ ​‍​ ​‍‌‍‌‍​ ‍‌​ ‍​​ ‍‌‌‍‌​‌‍‌‍​ ​‌‌‍‌‍​ ‌‍​ ‌​‌‍​ ​ ‌‌​‍‌‌​ ​‍​ ​‍​‍‌‌​ ‌‌‌​‌​​‍ ‍‌‍​‍‌‍ ‌‍‌​‌ ‍‌​‍‌‌​ ‌‌‌​​‍‌‌ ‌‍‍ ‌‍‌‌‌ ‍‌​‍‌‌​ ​ ‌​‌​​‍‌‌​ ​ ‌​‌​​‍‌‌​ ​‍​ ​‍‌‍​‌‌‍‌‌​ ‍​​ ‌‌‌‍‌​​ ​​​ ‌‍​ ​‍‌‍​‍‌‍‌‍‌‍​ ​ ​​​‍‌‌​ ​‍​ ​‍​‍‌‌​ ‌‌‌​‌​​‍ ‍‌‍​ ‌‍‍​‌‍‍‌‌‍ ​‌‍‌​‌ ​‍‌‍‌‌‌‍ ‍​‍‌‌​ ‌‌‌​​‍‌‌ ‌‍‍ ‌‍‌‌‌ ‍‌​‍‌‌​ ​ ‌​‌​​‍‌‌​ ​ ‌​‌​​‍‌‌​ ​‍​ ​‍​ ‌‍‌‍‌​‌‍​‍‌‍​‍​ ​ ​ ‌ ‌‍​‍‌‍​‌‌‍​‌‌‍​‍‌‍​ ​ ‌‌​‍‌‌​ ​‍​ ​‍​‍‌‌​ ‌‌‌​‌​​‍ ‍‌ ‌​‌‍‌‌‌ ‍​‌ ‌​​‍‌‍‌ ​​‌‍‌‌‌ ​‍‌ ​ ‌ ​​‌‍‌‌‌‍​ ‌ ‌​‌‍‍‌‌ ‌‍‌‍‌‌​ ‌‌ ​​‌ ‌‌‌‍​‍‌‍ ​‌‍‍‌‌ ​ ‌‍‍​‌‍‌‌‌‍‌​​‍​‍‌ ‌
Husk at medsende:​​​​‌ ‍ ​‍​‍‌‍ ‌ ​‍‌‍‍‌‌‍‌ ‌‍‍‌‌‍ ‍​‍​‍​ ‍‍​‍​‍‌ ​ ‌‍​‌‌‍ ‍‌‍‍‌‌ ‌​‌ ‍‌​‍ ‍‌‍‍‌‌‍ ​‍​‍​‍ ​​‍​‍‌‍‍​‌ ​‍‌‍‌‌‌‍‌‍​‍​‍​ ‍‍​‍​‍‌‍‍​‌ ‌​‌ ‌​‌ ​​‌ ​ ​ ‍‍​‍ ​‍ ‌ ‌​‌ ‌‌​‍ ‍‌ ​ ‌‍​‌‌‍ ‍‌‍‍‌‌ ‌​‌ ‍‌​‍ ‍‌ ​ ‌ ‌​‌ ‌‌‌‍‌​‌‍‍‌‌‍ ​‍ ‌‍‍‌‌‍ ‍‌ ‌​‌‍‌‌‌‍ ‍‌ ‌​​‍ ‌‍‌‌‌‍‌​‌‍‍‌‌ ‌​​‍ ‌‍ ‌‌‍ ‌‍‌​‌‍‌‌​ ‌‌ ​​‌ ​‍‌‍‌‌‌ ​ ‌‍‌‌‌‍ ‍‌ ‌​‌‍​‌‌ ‌​‌‍‍‌‌‍ ‌‍ ‍​ ‍ ‌‍‍‌‌‍‌​​ ‌‌ ​​‌‍​‌‌‍‌ ‌‍‌‌​‍ ‌‌ ‌​‌‍‍‌‌‍ ​‌ ​ ‌‍‍ ‌ ‌‌‌‍‌​​‍ ‌‌ ‌​‌‍‍‌‌‍ ​​‍ ‌‌ ‌‍‌‍‍‌‌ ​‍‌‍‍ ‌ ​ ‌‍ ‌‍ ‌‌‍‍​‌‍‌‌‌‍‌​‌‍‌‌‌ ​‍​ ‍ ‌ ‌​‌ ‍‌‌ ​​‌‍‌‌​ ‌‌ ​​‌‍​‌‌‍‌ ‌‍‌‌​ ‍ ‌ ​​‌‍​‌‌ ‌​‌‍‍​​ ‌‌ ​ ‌‍‌‌‌‍​ ‌ ‌​‌‍‍‌‌‍ ‌‍ ‍‌ ​ ​‍‌‌​ ‌‌‌​​‍‌‌ ‌‍‍ ‌‍‌‌‌ ‍‌​‍‌‌​ ​ ‌​‌​​‍‌‌​ ​ ‌​‌​​‍‌‌​ ​‍​ ​‍​ ​‌​ ‌‍​ ​ ​ ​‍​ ‌‍​ ​‍‌‍​‍‌‍​ ​ ​‌‌‍‌​​ ‌ ‌‍‌‌​‍‌‌​ ​‍​ ​‍​‍‌‌​ ‌‌‌​‌​​‍ ‍‌‍​ ‌‍ ‌‍ ‍‌ ‌​‌‍‌‌‌‍ ‍‌ ‌​​‍‌‌​ ‌‌‌​​‍‌‌ ‌‍‍ ‌‍‌‌‌ ‍‌​‍‌‌​ ​ ‌​‌​​‍‌‌​ ​ ‌​‌​​‍‌‌​ ​‍​ ​‍‌‍​ ​ ‍​‌‍​‍​ ‌‌‌‍​ ‌‍‌‍​ ‌‍​ ‌ ‌‍​‍‌‍​‌‌‍‌‌​ ​​​‍‌‌​ ​‍​ ​‍​‍‌‌​ ‌‌‌​‌​​‍ ‍‌‍​‍‌‍ ​‌‍ ‌‍​ ‌‍‍ ‌ ​ ​‍‌‌​ ‌‌‌​​‍‌‌ ‌‍‍ ‌‍‌‌‌ ‍‌​‍‌‌​ ​ ‌​‌​​‍‌‌​ ​ ‌​‌​​‍‌‌​ ​‍​ ​‍​ ‍‌‌‍​ ​ ‌​​ ‌​‌‍‌​​ ​‍​ ​‌​ ‌‌‌‍‌‌​ ‌​‌‍​ ​ ‌‍​‍‌‌​ ​‍​ ​‍​‍‌‌​ ‌‌‌​‌​​‍ ‍‌‍‍‌‌ ‌​‌‍‌‌‌‍ ‌‌ ​ ​‍‌‌​ ‌‌‌​​‍‌‌ ‌‍‍ ‌‍‌‌‌ ‍‌​‍‌‌​ ​ ‌​‌​​‍‌‌​ ​ ‌​‌​​‍‌‌​ ​‍​ ​‍‌‍‌‍​ ‍‌​ ‍​​ ‍‌‌‍‌​‌‍‌‍​ ​‌‌‍‌‍​ ‌‍​ ‌​‌‍​ ​ ‌‌​‍‌‌​ ​‍​ ​‍​‍‌‌​ ‌‌‌​‌​​‍ ‍‌‍​‍‌‍ ‌‍‌​‌ ‍‌​‍‌‌​ ‌‌‌​​‍‌‌ ‌‍‍ ‌‍‌‌‌ ‍‌​‍‌‌​ ​ ‌​‌​​‍‌‌​ ​ ‌​‌​​‍‌‌​ ​‍​ ​‍‌‍‌‍​ ​‌​ ‌‌​ ​‌​ ‍​​ ‌​​ ​‌​ ‍​‌‍‌​​ ‌‌​ ‌​​ ‍‌​‍‌‌​ ​‍​ ​‍​‍‌‌​ ‌‌‌​‌​​‍ ‍‌‍​ ‌‍‍​‌‍‍‌‌‍ ​‌‍‌​‌ ​‍‌‍‌‌‌‍ ‍​‍‌‌​ ‌‌‌​​‍‌‌ ‌‍‍ ‌‍‌‌‌ ‍‌​‍‌‌​ ​ ‌​‌​​‍‌‌​ ​ ‌​‌​​‍‌‌​ ​‍​ ​‍​ ‍‌​ ‌‍​ ​ ​ ‌‍​ ‍‌​ ‌‌‌‍‌‍​ ‌‌​ ‌‌‌‍‌‍‌‍‌‍​ ‍​​‍‌‌​ ​‍​ ​‍​‍‌‌​ ‌‌‌​‌​​‍ ‍‌ ‌​‌‍‌‌‌ ‍​‌ ‌​​ ‌‍​‍‌‍​‌‌ ​ ‌‍‌‌‌‌‌‌‌ ​‍‌‍ ​​ ‌‌‍‍​‌ ‌​‌ ‌​‌ ​​‌ ​ ​‍‌‌​ ​ ‌​​‌​‍‌‌​ ​‍‌​‌‍​‍‌‌​ ​‍‌​‌‍‌ ‌​‌ ‌‌​‍ ‍‌ ​ ‌‍​‌‌‍ ‍‌‍‍‌‌ ‌​‌ ‍‌​‍ ‍‌ ​ ‌ ‌​‌ ‌‌‌‍‌​‌‍‍‌‌‍ ​‍‌‍‌‍‍‌‌‍‌​​ ‌‌ ​​‌‍​‌‌‍‌ ‌‍‌‌​‍ ‌‌ ‌​‌‍‍‌‌‍ ​‌ ​ ‌‍‍ ‌ ‌‌‌‍‌​​‍ ‌‌ ‌​‌‍‍‌‌‍ ​​‍ ‌‌ ‌‍‌‍‍‌‌ ​‍‌‍‍ ‌ ​ ‌‍ ‌‍ ‌‌‍‍​‌‍‌‌‌‍‌​‌‍‌‌‌ ​‍​‍‌‍‌ ‌​‌ ‍‌‌ ​​‌‍‌‌​ ‌‌ ​​‌‍​‌‌‍‌ ‌‍‌‌​‍‌‍‌ ​​‌‍​‌‌ ‌​‌‍‍​​ ‌‌ ​ ‌‍‌‌‌‍​ ‌ ‌​‌‍‍‌‌‍ ‌‍ ‍‌ ​ ​‍‌‌​ ‌‌‌​​‍‌‌ ‌‍‍ ‌‍‌‌‌ ‍‌​‍‌‌​ ​ ‌​‌​​‍‌‌​ ​ ‌​‌​​‍‌‌​ ​‍​ ​‍​ ​‌​ ‌‍​ ​ ​ ​‍​ ‌‍​ ​‍‌‍​‍‌‍​ ​ ​‌‌‍‌​​ ‌ ‌‍‌‌​‍‌‌​ ​‍​ ​‍​‍‌‌​ ‌‌‌​‌​​‍ ‍‌‍​ ‌‍ ‌‍ ‍‌ ‌​‌‍‌‌‌‍ ‍‌ ‌​​‍‌‌​ ‌‌‌​​‍‌‌ ‌‍‍ ‌‍‌‌‌ ‍‌​‍‌‌​ ​ ‌​‌​​‍‌‌​ ​ ‌​‌​​‍‌‌​ ​‍​ ​‍‌‍​ ​ ‍​‌‍​‍​ ‌‌‌‍​ ‌‍‌‍​ ‌‍​ ‌ ‌‍​‍‌‍​‌‌‍‌‌​ ​​​‍‌‌​ ​‍​ ​‍​‍‌‌​ ‌‌‌​‌​​‍ ‍‌‍​‍‌‍ ​‌‍ ‌‍​ ‌‍‍ ‌ ​ ​‍‌‌​ ‌‌‌​​‍‌‌ ‌‍‍ ‌‍‌‌‌ ‍‌​‍‌‌​ ​ ‌​‌​​‍‌‌​ ​ ‌​‌​​‍‌‌​ ​‍​ ​‍​ ‍‌‌‍​ ​ ‌​​ ‌​‌‍‌​​ ​‍​ ​‌​ ‌‌‌‍‌‌​ ‌​‌‍​ ​ ‌‍​‍‌‌​ ​‍​ ​‍​‍‌‌​ ‌‌‌​‌​​‍ ‍‌‍‍‌‌ ‌​‌‍‌‌‌‍ ‌‌ ​ ​‍‌‌​ ‌‌‌​​‍‌‌ ‌‍‍ ‌‍‌‌‌ ‍‌​‍‌‌​ ​ ‌​‌​​‍‌‌​ ​ ‌​‌​​‍‌‌​ ​‍​ ​‍‌‍‌‍​ ‍‌​ ‍​​ ‍‌‌‍‌​‌‍‌‍​ ​‌‌‍‌‍​ ‌‍​ ‌​‌‍​ ​ ‌‌​‍‌‌​ ​‍​ ​‍​‍‌‌​ ‌‌‌​‌​​‍ ‍‌‍​‍‌‍ ‌‍‌​‌ ‍‌​‍‌‌​ ‌‌‌​​‍‌‌ ‌‍‍ ‌‍‌‌‌ ‍‌​‍‌‌​ ​ ‌​‌​​‍‌‌​ ​ ‌​‌​​‍‌‌​ ​‍​ ​‍‌‍‌‍​ ​‌​ ‌‌​ ​‌​ ‍​​ ‌​​ ​‌​ ‍​‌‍‌​​ ‌‌​ ‌​​ ‍‌​‍‌‌​ ​‍​ ​‍​‍‌‌​ ‌‌‌​‌​​‍ ‍‌‍​ ‌‍‍​‌‍‍‌‌‍ ​‌‍‌​‌ ​‍‌‍‌‌‌‍ ‍​‍‌‌​ ‌‌‌​​‍‌‌ ‌‍‍ ‌‍‌‌‌ ‍‌​‍‌‌​ ​ ‌​‌​​‍‌‌​ ​ ‌​‌​​‍‌‌​ ​‍​ ​‍​ ‍‌​ ‌‍​ ​ ​ ‌‍​ ‍‌​ ‌‌‌‍‌‍​ ‌‌​ ‌‌‌‍‌‍‌‍‌‍​ ‍​​‍‌‌​ ​‍​ ​‍​‍‌‌​ ‌‌‌​‌​​‍ ‍‌ ‌​‌‍‌‌‌ ‍​‌ ‌​​‍‌‍‌ ​​‌‍‌‌‌ ​‍‌ ​ ‌ ​​‌‍‌‌‌‍​ ‌ ‌​‌‍‍‌‌ ‌‍‌‍‌‌​ ‌‌ ​​‌ ‌‌‌‍​‍‌‍ ​‌‍‍‌‌ ​ ‌‍‍​‌‍‌‌‌‍‌​​‍​‍‌ ‌
Bevis for gennemført
Mentoruddannelse​​​​‌ ‍ ​‍​‍‌‍ ‌ ​‍‌‍‍‌‌‍‌ ‌‍‍‌‌‍ ‍​‍​‍​ ‍‍​‍​‍‌ ​ ‌‍​‌‌‍ ‍‌‍‍‌‌ ‌​‌ ‍‌​‍ ‍‌‍‍‌‌‍ ​‍​‍​‍ ​​‍​‍‌‍‍​‌ ​‍‌‍‌‌‌‍‌‍​‍​‍​ ‍‍​‍​‍‌‍‍​‌ ‌​‌ ‌​‌ ​​‌ ​ ​ ‍‍​‍ ​‍ ‌ ‌​‌ ‌‌​‍ ‍‌ ​ ‌‍​‌‌‍ ‍‌‍‍‌‌ ‌​‌ ‍‌​‍ ‍‌ ​ ‌ ‌​‌ ‌‌‌‍‌​‌‍‍‌‌‍ ​‍ ‌‍‍‌‌‍ ‍‌ ‌​‌‍‌‌‌‍ ‍‌ ‌​​‍ ‌‍‌‌‌‍‌​‌‍‍‌‌ ‌​​‍ ‌‍ ‌‌‍ ‌‍‌​‌‍‌‌​ ‌‌ ​​‌ ​‍‌‍‌‌‌ ​ ‌‍‌‌‌‍ ‍‌ ‌​‌‍​‌‌ ‌​‌‍‍‌‌‍ ‌‍ ‍​ ‍ ‌‍‍‌‌‍‌​​ ‌‌ ​​‌‍​‌‌‍‌ ‌‍‌‌​‍ ‌‌ ‌​‌‍‍‌‌‍ ​‌ ​ ‌‍‍ ‌ ‌‌‌‍‌​​‍ ‌‌ ‌​‌‍‍‌‌‍ ​​‍ ‌‌ ‌‍‌‍‍‌‌ ​‍‌‍‍ ‌ ​ ‌‍ ‌‍ ‌‌‍‍​‌‍‌‌‌‍‌​‌‍‌‌‌ ​‍​ ‍ ‌ ‌​‌ ‍‌‌ ​​‌‍‌‌​ ‌‌ ​​‌‍​‌‌‍‌ ‌‍‌‌​ ‍ ‌ ​​‌‍​‌‌ ‌​‌‍‍​​ ‌‌ ​ ‌‍‌‌‌‍​ ‌ ‌​‌‍‍‌‌‍ ‌‍ ‍‌ ​ ​‍‌‌​ ‌‌‌​​‍‌‌ ‌‍‍ ‌‍‌‌‌ ‍‌​‍‌‌​ ​ ‌​‌​​‍‌‌​ ​ ‌​‌​​‍‌‌​ ​‍​ ​‍​ ​‌​ ‌‍​ ​ ​ ​‍​ ‌‍​ ​‍‌‍​‍‌‍​ ​ ​‌‌‍‌​​ ‌ ‌‍‌‌​‍‌‌​ ​‍​ ​‍​‍‌‌​ ‌‌‌​‌​​‍ ‍‌‍​ ‌‍ ‌‍ ‍‌ ‌​‌‍‌‌‌‍ ‍‌ ‌​​‍‌‌​ ‌‌‌​​‍‌‌ ‌‍‍ ‌‍‌‌‌ ‍‌​‍‌‌​ ​ ‌​‌​​‍‌‌​ ​ ‌​‌​​‍‌‌​ ​‍​ ​‍‌‍​ ​ ‍​‌‍​‍​ ‌‌‌‍​ ‌‍‌‍​ ‌‍​ ‌ ‌‍​‍‌‍​‌‌‍‌‌​ ​​​‍‌‌​ ​‍​ ​‍​‍‌‌​ ‌‌‌​‌​​‍ ‍‌‍​‍‌‍ ​‌‍ ‌‍​ ‌‍‍ ‌ ​ ​‍‌‌​ ‌‌‌​​‍‌‌ ‌‍‍ ‌‍‌‌‌ ‍‌​‍‌‌​ ​ ‌​‌​​‍‌‌​ ​ ‌​‌​​‍‌‌​ ​‍​ ​‍​ ‍‌‌‍​ ​ ‌​​ ‌​‌‍‌​​ ​‍​ ​‌​ ‌‌‌‍‌‌​ ‌​‌‍​ ​ ‌‍​‍‌‌​ ​‍​ ​‍​‍‌‌​ ‌‌‌​‌​​‍ ‍‌‍‍‌‌ ‌​‌‍‌‌‌‍ ‌‌ ​ ​‍‌‌​ ‌‌‌​​‍‌‌ ‌‍‍ ‌‍‌‌‌ ‍‌​‍‌‌​ ​ ‌​‌​​‍‌‌​ ​ ‌​‌​​‍‌‌​ ​‍​ ​‍‌‍‌‍​ ‍‌​ ‍​​ ‍‌‌‍‌​‌‍‌‍​ ​‌‌‍‌‍​ ‌‍​ ‌​‌‍​ ​ ‌‌​‍‌‌​ ​‍​ ​‍​‍‌‌​ ‌‌‌​‌​​‍ ‍‌‍​‍‌‍ ‌‍‌​‌ ‍‌​‍‌‌​ ‌‌‌​​‍‌‌ ‌‍‍ ‌‍‌‌‌ ‍‌​‍‌‌​ ​ ‌​‌​​‍‌‌​ ​ ‌​‌​​‍‌‌​ ​‍​ ​‍‌‍‌‌​ ‍‌​ ‌‌​ ‍‌​ ​​‌‍​ ​ ‌‍​ ​‌​ ‍‌​ ​​‌‍‌​​ ‌​​‍‌‌​ ​‍​ ​‍​‍‌‌​ ‌‌‌​‌​​‍ ‍‌‍​ ‌‍‍​‌‍‍‌‌‍ ​‌‍‌​‌ ​‍‌‍‌‌‌‍ ‍​‍‌‌​ ‌‌‌​​‍‌‌ ‌‍‍ ‌‍‌‌‌ ‍‌​‍‌‌​ ​ ‌​‌​​‍‌‌​ ​ ‌​‌​​‍‌‌​ ​‍​ ​‍​ ​‍​ ​‍​ ‌‍​ ​ ​ ​‌​ ​​​ ‌‍‌‍​‌‌‍​‌​ ‌‍​ ‌‌​ ‌ ​‍‌‌​ ​‍​ ​‍​‍‌‌​ ‌‌‌​‌​​‍ ‍‌ ‌​‌‍‌‌‌ ‍​‌ ‌​​ ‌‍​‍‌‍​‌‌ ​ ‌‍‌‌‌‌‌‌‌ ​‍‌‍ ​​ ‌‌‍‍​‌ ‌​‌ ‌​‌ ​​‌ ​ ​‍‌‌​ ​ ‌​​‌​‍‌‌​ ​‍‌​‌‍​‍‌‌​ ​‍‌​‌‍‌ ‌​‌ ‌‌​‍ ‍‌ ​ ‌‍​‌‌‍ ‍‌‍‍‌‌ ‌​‌ ‍‌​‍ ‍‌ ​ ‌ ‌​‌ ‌‌‌‍‌​‌‍‍‌‌‍ ​‍‌‍‌‍‍‌‌‍‌​​ ‌‌ ​​‌‍​‌‌‍‌ ‌‍‌‌​‍ ‌‌ ‌​‌‍‍‌‌‍ ​‌ ​ ‌‍‍ ‌ ‌‌‌‍‌​​‍ ‌‌ ‌​‌‍‍‌‌‍ ​​‍ ‌‌ ‌‍‌‍‍‌‌ ​‍‌‍‍ ‌ ​ ‌‍ ‌‍ ‌‌‍‍​‌‍‌‌‌‍‌​‌‍‌‌‌ ​‍​‍‌‍‌ ‌​‌ ‍‌‌ ​​‌‍‌‌​ ‌‌ ​​‌‍​‌‌‍‌ ‌‍‌‌​‍‌‍‌ ​​‌‍​‌‌ ‌​‌‍‍​​ ‌‌ ​ ‌‍‌‌‌‍​ ‌ ‌​‌‍‍‌‌‍ ‌‍ ‍‌ ​ ​‍‌‌​ ‌‌‌​​‍‌‌ ‌‍‍ ‌‍‌‌‌ ‍‌​‍‌‌​ ​ ‌​‌​​‍‌‌​ ​ ‌​‌​​‍‌‌​ ​‍​ ​‍​ ​‌​ ‌‍​ ​ ​ ​‍​ ‌‍​ ​‍‌‍​‍‌‍​ ​ ​‌‌‍‌​​ ‌ ‌‍‌‌​‍‌‌​ ​‍​ ​‍​‍‌‌​ ‌‌‌​‌​​‍ ‍‌‍​ ‌‍ ‌‍ ‍‌ ‌​‌‍‌‌‌‍ ‍‌ ‌​​‍‌‌​ ‌‌‌​​‍‌‌ ‌‍‍ ‌‍‌‌‌ ‍‌​‍‌‌​ ​ ‌​‌​​‍‌‌​ ​ ‌​‌​​‍‌‌​ ​‍​ ​‍‌‍​ ​ ‍​‌‍​‍​ ‌‌‌‍​ ‌‍‌‍​ ‌‍​ ‌ ‌‍​‍‌‍​‌‌‍‌‌​ ​​​‍‌‌​ ​‍​ ​‍​‍‌‌​ ‌‌‌​‌​​‍ ‍‌‍​‍‌‍ ​‌‍ ‌‍​ ‌‍‍ ‌ ​ ​‍‌‌​ ‌‌‌​​‍‌‌ ‌‍‍ ‌‍‌‌‌ ‍‌​‍‌‌​ ​ ‌​‌​​‍‌‌​ ​ ‌​‌​​‍‌‌​ ​‍​ ​‍​ ‍‌‌‍​ ​ ‌​​ ‌​‌‍‌​​ ​‍​ ​‌​ ‌‌‌‍‌‌​ ‌​‌‍​ ​ ‌‍​‍‌‌​ ​‍​ ​‍​‍‌‌​ ‌‌‌​‌​​‍ ‍‌‍‍‌‌ ‌​‌‍‌‌‌‍ ‌‌ ​ ​‍‌‌​ ‌‌‌​​‍‌‌ ‌‍‍ ‌‍‌‌‌ ‍‌​‍‌‌​ ​ ‌​‌​​‍‌‌​ ​ ‌​‌​​‍‌‌​ ​‍​ ​‍‌‍‌‍​ ‍‌​ ‍​​ ‍‌‌‍‌​‌‍‌‍​ ​‌‌‍‌‍​ ‌‍​ ‌​‌‍​ ​ ‌‌​‍‌‌​ ​‍​ ​‍​‍‌‌​ ‌‌‌​‌​​‍ ‍‌‍​‍‌‍ ‌‍‌​‌ ‍‌​‍‌‌​ ‌‌‌​​‍‌‌ ‌‍‍ ‌‍‌‌‌ ‍‌​‍‌‌​ ​ ‌​‌​​‍‌‌​ ​ ‌​‌​​‍‌‌​ ​‍​ ​‍‌‍‌‌​ ‍‌​ ‌‌​ ‍‌​ ​​‌‍​ ​ ‌‍​ ​‌​ ‍‌​ ​​‌‍‌​​ ‌​​‍‌‌​ ​‍​ ​‍​‍‌‌​ ‌‌‌​‌​​‍ ‍‌‍​ ‌‍‍​‌‍‍‌‌‍ ​‌‍‌​‌ ​‍‌‍‌‌‌‍ ‍​‍‌‌​ ‌‌‌​​‍‌‌ ‌‍‍ ‌‍‌‌‌ ‍‌​‍‌‌​ ​ ‌​‌​​‍‌‌​ ​ ‌​‌​​‍‌‌​ ​‍​ ​‍​ ​‍​ ​‍​ ‌‍​ ​ ​ ​‌​ ​​​ ‌‍‌‍​‌‌‍​‌​ ‌‍​ ‌‌​ ‌ ​‍‌‌​ ​‍​ ​‍​‍‌‌​ ‌‌‌​‌​​‍ ‍‌ ‌​‌‍‌‌‌ ‍​‌ ‌​​‍‌‍‌ ​​‌‍‌‌‌ ​‍‌ ​ ‌ ​​‌‍‌‌‌‍​ ‌ ‌​‌‍‍‌‌ ‌‍‌‍‌‌​ ‌‌ ​​‌ ‌‌‌‍​‍‌‍ ​‌‍‍‌‌ ​ ‌‍‍​‌‍‌‌‌‍‌​​‍​‍‌ ‌
Uddannelsesaftalen på den lærling,
I har ansat senest 12 måneder før
eller efter, at jeres medarbejder har
gennemført Mentoruddannelsen​​​​‌ ‍ ​‍​‍‌‍ ‌ ​‍‌‍‍‌‌‍‌ ‌‍‍‌‌‍ ‍​‍​‍​ ‍‍​‍​‍‌ ​ ‌‍​‌‌‍ ‍‌‍‍‌‌ ‌​‌ ‍‌​‍ ‍‌‍‍‌‌‍ ​‍​‍​‍ ​​‍​‍‌‍‍​‌ ​‍‌‍‌‌‌‍‌‍​‍​‍​ ‍‍​‍​‍‌‍‍​‌ ‌​‌ ‌​‌ ​​‌ ​ ​ ‍‍​‍ ​‍ ‌ ‌​‌ ‌‌​‍ ‍‌ ​ ‌‍​‌‌‍ ‍‌‍‍‌‌ ‌​‌ ‍‌​‍ ‍‌ ​ ‌ ‌​‌ ‌‌‌‍‌​‌‍‍‌‌‍ ​‍ ‌‍‍‌‌‍ ‍‌ ‌​‌‍‌‌‌‍ ‍‌ ‌​​‍ ‌‍‌‌‌‍‌​‌‍‍‌‌ ‌​​‍ ‌‍ ‌‌‍ ‌‍‌​‌‍‌‌​ ‌‌ ​​‌ ​‍‌‍‌‌‌ ​ ‌‍‌‌‌‍ ‍‌ ‌​‌‍​‌‌ ‌​‌‍‍‌‌‍ ‌‍ ‍​ ‍ ‌‍‍‌‌‍‌​​ ‌‌ ​​‌‍​‌‌‍‌ ‌‍‌‌​‍ ‌‌ ‌​‌‍‍‌‌‍ ​‌ ​ ‌‍‍ ‌ ‌‌‌‍‌​​‍ ‌‌ ‌​‌‍‍‌‌‍ ​​‍ ‌‌ ‌‍‌‍‍‌‌ ​‍‌‍‍ ‌ ​ ‌‍ ‌‍ ‌‌‍‍​‌‍‌‌‌‍‌​‌‍‌‌‌ ​‍​ ‍ ‌ ‌​‌ ‍‌‌ ​​‌‍‌‌​ ‌‌ ​​‌‍​‌‌‍‌ ‌‍‌‌​ ‍ ‌ ​​‌‍​‌‌ ‌​‌‍‍​​ ‌‌ ​ ‌‍‌‌‌‍​ ‌ ‌​‌‍‍‌‌‍ ‌‍ ‍‌ ​ ​‍‌‌​ ‌‌‌​​‍‌‌ ‌‍‍ ‌‍‌‌‌ ‍‌​‍‌‌​ ​ ‌​‌​​‍‌‌​ ​ ‌​‌​​‍‌‌​ ​‍​ ​‍​ ​‌​ ‌‍​ ​ ​ ​‍​ ‌‍​ ​‍‌‍​‍‌‍​ ​ ​‌‌‍‌​​ ‌ ‌‍‌‌​‍‌‌​ ​‍​ ​‍​‍‌‌​ ‌‌‌​‌​​‍ ‍‌‍​ ‌‍ ‌‍ ‍‌ ‌​‌‍‌‌‌‍ ‍‌ ‌​​‍‌‌​ ‌‌‌​​‍‌‌ ‌‍‍ ‌‍‌‌‌ ‍‌​‍‌‌​ ​ ‌​‌​​‍‌‌​ ​ ‌​‌​​‍‌‌​ ​‍​ ​‍‌‍​ ​ ‍​‌‍​‍​ ‌‌‌‍​ ‌‍‌‍​ ‌‍​ ‌ ‌‍​‍‌‍​‌‌‍‌‌​ ​​​‍‌‌​ ​‍​ ​‍​‍‌‌​ ‌‌‌​‌​​‍ ‍‌‍​‍‌‍ ​‌‍ ‌‍​ ‌‍‍ ‌ ​ ​‍‌‌​ ‌‌‌​​‍‌‌ ‌‍‍ ‌‍‌‌‌ ‍‌​‍‌‌​ ​ ‌​‌​​‍‌‌​ ​ ‌​‌​​‍‌‌​ ​‍​ ​‍​ ‍‌‌‍​ ​ ‌​​ ‌​‌‍‌​​ ​‍​ ​‌​ ‌‌‌‍‌‌​ ‌​‌‍​ ​ ‌‍​‍‌‌​ ​‍​ ​‍​‍‌‌​ ‌‌‌​‌​​‍ ‍‌‍‍‌‌ ‌​‌‍‌‌‌‍ ‌‌ ​ ​‍‌‌​ ‌‌‌​​‍‌‌ ‌‍‍ ‌‍‌‌‌ ‍‌​‍‌‌​ ​ ‌​‌​​‍‌‌​ ​ ‌​‌​​‍‌‌​ ​‍​ ​‍‌‍‌‍​ ‍‌​ ‍​​ ‍‌‌‍‌​‌‍‌‍​ ​‌‌‍‌‍​ ‌‍​ ‌​‌‍​ ​ ‌‌​‍‌‌​ ​‍​ ​‍​‍‌‌​ ‌‌‌​‌​​‍ ‍‌‍​‍‌‍ ‌‍‌​‌ ‍‌​‍‌‌​ ‌‌‌​​‍‌‌ ‌‍‍ ‌‍‌‌‌ ‍‌​‍‌‌​ ​ ‌​‌​​‍‌‌​ ​ ‌​‌​​‍‌‌​ ​‍​ ​‍​ ‍‌‌‍​‌‌‍‌​‌‍‌‌​ ​‌‌‍​ ​ ‍​​ ​​​ ‌ ​ ‍​​ ‍​‌‍‌‌​‍‌‌​ ​‍​ ​‍​‍‌‌​ ‌‌‌​‌​​‍ ‍‌‍​ ‌‍‍​‌‍‍‌‌‍ ​‌‍‌​‌ ​‍‌‍‌‌‌‍ ‍​‍‌‌​ ‌‌‌​​‍‌‌ ‌‍‍ ‌‍‌‌‌ ‍‌​‍‌‌​ ​ ‌​‌​​‍‌‌​ ​ ‌​‌​​‍‌‌​ ​‍​ ​‍‌‍‌‌​ ​‌​ ‍‌​ ‍​​ ​ ‌‍‌‌​ ​‌​ ‌‍​ ​​‌‍‌‌‌‍‌‌​ ‌ ​‍‌‌​ ​‍​ ​‍​‍‌‌​ ‌‌‌​‌​​‍ ‍‌ ‌​‌‍‌‌‌ ‍​‌ ‌​​ ‌‍​‍‌‍​‌‌ ​ ‌‍‌‌‌‌‌‌‌ ​‍‌‍ ​​ ‌‌‍‍​‌ ‌​‌ ‌​‌ ​​‌ ​ ​‍‌‌​ ​ ‌​​‌​‍‌‌​ ​‍‌​‌‍​‍‌‌​ ​‍‌​‌‍‌ ‌​‌ ‌‌​‍ ‍‌ ​ ‌‍​‌‌‍ ‍‌‍‍‌‌ ‌​‌ ‍‌​‍ ‍‌ ​ ‌ ‌​‌ ‌‌‌‍‌​‌‍‍‌‌‍ ​‍‌‍‌‍‍‌‌‍‌​​ ‌‌ ​​‌‍​‌‌‍‌ ‌‍‌‌​‍ ‌‌ ‌​‌‍‍‌‌‍ ​‌ ​ ‌‍‍ ‌ ‌‌‌‍‌​​‍ ‌‌ ‌​‌‍‍‌‌‍ ​​‍ ‌‌ ‌‍‌‍‍‌‌ ​‍‌‍‍ ‌ ​ ‌‍ ‌‍ ‌‌‍‍​‌‍‌‌‌‍‌​‌‍‌‌‌ ​‍​‍‌‍‌ ‌​‌ ‍‌‌ ​​‌‍‌‌​ ‌‌ ​​‌‍​‌‌‍‌ ‌‍‌‌​‍‌‍‌ ​​‌‍​‌‌ ‌​‌‍‍​​ ‌‌ ​ ‌‍‌‌‌‍​ ‌ ‌​‌‍‍‌‌‍ ‌‍ ‍‌ ​ ​‍‌‌​ ‌‌‌​​‍‌‌ ‌‍‍ ‌‍‌‌‌ ‍‌​‍‌‌​ ​ ‌​‌​​‍‌‌​ ​ ‌​‌​​‍‌‌​ ​‍​ ​‍​ ​‌​ ‌‍​ ​ ​ ​‍​ ‌‍​ ​‍‌‍​‍‌‍​ ​ ​‌‌‍‌​​ ‌ ‌‍‌‌​‍‌‌​ ​‍​ ​‍​‍‌‌​ ‌‌‌​‌​​‍ ‍‌‍​ ‌‍ ‌‍ ‍‌ ‌​‌‍‌‌‌‍ ‍‌ ‌​​‍‌‌​ ‌‌‌​​‍‌‌ ‌‍‍ ‌‍‌‌‌ ‍‌​‍‌‌​ ​ ‌​‌​​‍‌‌​ ​ ‌​‌​​‍‌‌​ ​‍​ ​‍‌‍​ ​ ‍​‌‍​‍​ ‌‌‌‍​ ‌‍‌‍​ ‌‍​ ‌ ‌‍​‍‌‍​‌‌‍‌‌​ ​​​‍‌‌​ ​‍​ ​‍​‍‌‌​ ‌‌‌​‌​​‍ ‍‌‍​‍‌‍ ​‌‍ ‌‍​ ‌‍‍ ‌ ​ ​‍‌‌​ ‌‌‌​​‍‌‌ ‌‍‍ ‌‍‌‌‌ ‍‌​‍‌‌​ ​ ‌​‌​​‍‌‌​ ​ ‌​‌​​‍‌‌​ ​‍​ ​‍​ ‍‌‌‍​ ​ ‌​​ ‌​‌‍‌​​ ​‍​ ​‌​ ‌‌‌‍‌‌​ ‌​‌‍​ ​ ‌‍​‍‌‌​ ​‍​ ​‍​‍‌‌​ ‌‌‌​‌​​‍ ‍‌‍‍‌‌ ‌​‌‍‌‌‌‍ ‌‌ ​ ​‍‌‌​ ‌‌‌​​‍‌‌ ‌‍‍ ‌‍‌‌‌ ‍‌​‍‌‌​ ​ ‌​‌​​‍‌‌​ ​ ‌​‌​​‍‌‌​ ​‍​ ​‍‌‍‌‍​ ‍‌​ ‍​​ ‍‌‌‍‌​‌‍‌‍​ ​‌‌‍‌‍​ ‌‍​ ‌​‌‍​ ​ ‌‌​‍‌‌​ ​‍​ ​‍​‍‌‌​ ‌‌‌​‌​​‍ ‍‌‍​‍‌‍ ‌‍‌​‌ ‍‌​‍‌‌​ ‌‌‌​​‍‌‌ ‌‍‍ ‌‍‌‌‌ ‍‌​‍‌‌​ ​ ‌​‌​​‍‌‌​ ​ ‌​‌​​‍‌‌​ ​‍​ ​‍​ ‍‌‌‍​‌‌‍‌​‌‍‌‌​ ​‌‌‍​ ​ ‍​​ ​​​ ‌ ​ ‍​​ ‍​‌‍‌‌​‍‌‌​ ​‍​ ​‍​‍‌‌​ ‌‌‌​‌​​‍ ‍‌‍​ ‌‍‍​‌‍‍‌‌‍ ​‌‍‌​‌ ​‍‌‍‌‌‌‍ ‍​‍‌‌​ ‌‌‌​​‍‌‌ ‌‍‍ ‌‍‌‌‌ ‍‌​‍‌‌​ ​ ‌​‌​​‍‌‌​ ​ ‌​‌​​‍‌‌​ ​‍​ ​‍‌‍‌‌​ ​‌​ ‍‌​ ‍​​ ​ ‌‍‌‌​ ​‌​ ‌‍​ ​​‌‍‌‌‌‍‌‌​ ‌ ​‍‌‌​ ​‍​ ​‍​‍‌‌​ ‌‌‌​‌​​‍ ‍‌ ‌​‌‍‌‌‌ ‍​‌ ‌​​‍‌‍‌ ​​‌‍‌‌‌ ​‍‌ ​ ‌ ​​‌‍‌‌‌‍​ ‌ ‌​‌‍‍‌‌ ‌‍‌‍‌‌​ ‌‌ ​​‌ ‌‌‌‍​‍‌‍ ​‌‍‍‌‌ ​ ‌‍‍​‌‍‌‌‌‍‌​​‍​‍‌ ‌
Fjern CPR-nummer​​​​‌ ‍ ​‍​‍‌‍ ‌ ​‍‌‍‍‌‌‍‌ ‌‍‍‌‌‍ ‍​‍​‍​ ‍‍​‍​‍‌ ​ ‌‍​‌‌‍ ‍‌‍‍‌‌ ‌​‌ ‍‌​‍ ‍‌‍‍‌‌‍ ​‍​‍​‍ ​​‍​‍‌‍‍​‌ ​‍‌‍‌‌‌‍‌‍​‍​‍​ ‍‍​‍​‍‌‍‍​‌ ‌​‌ ‌​‌ ​​‌ ​ ​ ‍‍​‍ ​‍ ‌ ‌​‌ ‌‌​‍ ‍‌ ​ ‌‍​‌‌‍ ‍‌‍‍‌‌ ‌​‌ ‍‌​‍ ‍‌ ​ ‌ ‌​‌ ‌‌‌‍‌​‌‍‍‌‌‍ ​‍ ‌‍‍‌‌‍ ‍‌ ‌​‌‍‌‌‌‍ ‍‌ ‌​​‍ ‌‍‌‌‌‍‌​‌‍‍‌‌ ‌​​‍ ‌‍ ‌‌‍ ‌‍‌​‌‍‌‌​ ‌‌ ​​‌ ​‍‌‍‌‌‌ ​ ‌‍‌‌‌‍ ‍‌ ‌​‌‍​‌‌ ‌​‌‍‍‌‌‍ ‌‍ ‍​ ‍ ‌‍‍‌‌‍‌​​ ‌‌ ​​‌‍​‌‌‍‌ ‌‍‌‌​‍ ‌‌ ‌​‌‍‍‌‌‍ ​‌ ​ ‌‍‍ ‌ ‌‌‌‍‌​​‍ ‌‌ ‌​‌‍‍‌‌‍ ​​‍ ‌‌ ‌‍‌‍‍‌‌ ​‍‌‍‍ ‌ ​ ‌‍ ‌‍ ‌‌‍‍​‌‍‌‌‌‍‌​‌‍‌‌‌ ​‍​ ‍ ‌ ‌​‌ ‍‌‌ ​​‌‍‌‌​ ‌‌ ​​‌‍​‌‌‍‌ ‌‍‌‌​ ‍ ‌ ​​‌‍​‌‌ ‌​‌‍‍​​ ‌‌ ​ ‌‍‌‌‌‍​ ‌ ‌​‌‍‍‌‌‍ ‌‍ ‍‌ ​ ​‍‌‌​ ‌‌‌​​‍‌‌ ‌‍‍ ‌‍‌‌‌ ‍‌​‍‌‌​ ​ ‌​‌​​‍‌‌​ ​ ‌​‌​​‍‌‌​ ​‍​ ​‍​ ​‌​ ‌‍​ ​ ​ ​‍​ ‌‍​ ​‍‌‍​‍‌‍​ ​ ​‌‌‍‌​​ ‌ ‌‍‌‌​‍‌‌​ ​‍​ ​‍​‍‌‌​ ‌‌‌​‌​​‍ ‍‌‍​ ‌‍ ‌‍ ‍‌ ‌​‌‍‌‌‌‍ ‍‌ ‌​​‍‌‌​ ‌‌‌​​‍‌‌ ‌‍‍ ‌‍‌‌‌ ‍‌​‍‌‌​ ​ ‌​‌​​‍‌‌​ ​ ‌​‌​​‍‌‌​ ​‍​ ​‍‌‍​ ​ ‍​‌‍​‍​ ‌‌‌‍​ ‌‍‌‍​ ‌‍​ ‌ ‌‍​‍‌‍​‌‌‍‌‌​ ​​​‍‌‌​ ​‍​ ​‍​‍‌‌​ ‌‌‌​‌​​‍ ‍‌‍​‍‌‍ ​‌‍ ‌‍​ ‌‍‍ ‌ ​ ​‍‌‌​ ‌‌‌​​‍‌‌ ‌‍‍ ‌‍‌‌‌ ‍‌​‍‌‌​ ​ ‌​‌​​‍‌‌​ ​ ‌​‌​​‍‌‌​ ​‍​ ​‍​ ‍‌‌‍​ ​ ‌​​ ‌​‌‍‌​​ ​‍​ ​‌​ ‌‌‌‍‌‌​ ‌​‌‍​ ​ ‌‍​‍‌‌​ ​‍​ ​‍​‍‌‌​ ‌‌‌​‌​​‍ ‍‌‍‍‌‌ ‌​‌‍‌‌‌‍ ‌‌ ​ ​‍‌‌​ ‌‌‌​​‍‌‌ ‌‍‍ ‌‍‌‌‌ ‍‌​‍‌‌​ ​ ‌​‌​​‍‌‌​ ​ ‌​‌​​‍‌‌​ ​‍​ ​‍‌‍​‌​ ‌‍​ ‍‌‌‍​‌​ ‌‌​ ‍​​ ‌‌‌‍​ ‌‍​‍‌‍​‍​ ‌​‌‍‌‌​‍‌‌​ ​‍​ ​‍​‍‌‌​ ‌‌‌​‌​​‍ ‍‌ ‌​‌‍‍‌‌ ‌​‌‍ ​‌‍‌‌​ ‌‍​‍‌‍​‌‌ ​ ‌‍‌‌‌‌‌‌‌ ​‍‌‍ ​​ ‌‌‍‍​‌ ‌​‌ ‌​‌ ​​‌ ​ ​‍‌‌​ ​ ‌​​‌​‍‌‌​ ​‍‌​‌‍​‍‌‌​ ​‍‌​‌‍‌ ‌​‌ ‌‌​‍ ‍‌ ​ ‌‍​‌‌‍ ‍‌‍‍‌‌ ‌​‌ ‍‌​‍ ‍‌ ​ ‌ ‌​‌ ‌‌‌‍‌​‌‍‍‌‌‍ ​‍‌‍‌‍‍‌‌‍‌​​ ‌‌ ​​‌‍​‌‌‍‌ ‌‍‌‌​‍ ‌‌ ‌​‌‍‍‌‌‍ ​‌ ​ ‌‍‍ ‌ ‌‌‌‍‌​​‍ ‌‌ ‌​‌‍‍‌‌‍ ​​‍ ‌‌ ‌‍‌‍‍‌‌ ​‍‌‍‍ ‌ ​ ‌‍ ‌‍ ‌‌‍‍​‌‍‌‌‌‍‌​‌‍‌‌‌ ​‍​‍‌‍‌ ‌​‌ ‍‌‌ ​​‌‍‌‌​ ‌‌ ​​‌‍​‌‌‍‌ ‌‍‌‌​‍‌‍‌ ​​‌‍​‌‌ ‌​‌‍‍​​ ‌‌ ​ ‌‍‌‌‌‍​ ‌ ‌​‌‍‍‌‌‍ ‌‍ ‍‌ ​ ​‍‌‌​ ‌‌‌​​‍‌‌ ‌‍‍ ‌‍‌‌‌ ‍‌​‍‌‌​ ​ ‌​‌​​‍‌‌​ ​ ‌​‌​​‍‌‌​ ​‍​ ​‍​ ​‌​ ‌‍​ ​ ​ ​‍​ ‌‍​ ​‍‌‍​‍‌‍​ ​ ​‌‌‍‌​​ ‌ ‌‍‌‌​‍‌‌​ ​‍​ ​‍​‍‌‌​ ‌‌‌​‌​​‍ ‍‌‍​ ‌‍ ‌‍ ‍‌ ‌​‌‍‌‌‌‍ ‍‌ ‌​​‍‌‌​ ‌‌‌​​‍‌‌ ‌‍‍ ‌‍‌‌‌ ‍‌​‍‌‌​ ​ ‌​‌​​‍‌‌​ ​ ‌​‌​​‍‌‌​ ​‍​ ​‍‌‍​ ​ ‍​‌‍​‍​ ‌‌‌‍​ ‌‍‌‍​ ‌‍​ ‌ ‌‍​‍‌‍​‌‌‍‌‌​ ​​​‍‌‌​ ​‍​ ​‍​‍‌‌​ ‌‌‌​‌​​‍ ‍‌‍​‍‌‍ ​‌‍ ‌‍​ ‌‍‍ ‌ ​ ​‍‌‌​ ‌‌‌​​‍‌‌ ‌‍‍ ‌‍‌‌‌ ‍‌​‍‌‌​ ​ ‌​‌​​‍‌‌​ ​ ‌​‌​​‍‌‌​ ​‍​ ​‍​ ‍‌‌‍​ ​ ‌​​ ‌​‌‍‌​​ ​‍​ ​‌​ ‌‌‌‍‌‌​ ‌​‌‍​ ​ ‌‍​‍‌‌​ ​‍​ ​‍​‍‌‌​ ‌‌‌​‌​​‍ ‍‌‍‍‌‌ ‌​‌‍‌‌‌‍ ‌‌ ​ ​‍‌‌​ ‌‌‌​​‍‌‌ ‌‍‍ ‌‍‌‌‌ ‍‌​‍‌‌​ ​ ‌​‌​​‍‌‌​ ​ ‌​‌​​‍‌‌​ ​‍​ ​‍‌‍​‌​ ‌‍​ ‍‌‌‍​‌​ ‌‌​ ‍​​ ‌‌‌‍​ ‌‍​‍‌‍​‍​ ‌​‌‍‌‌​‍‌‌​ ​‍​ ​‍​‍‌‌​ ‌‌‌​‌​​‍ ‍‌ ‌​‌‍‍‌‌ ‌​‌‍ ​‌‍‌‌​‍‌‍‌ ​​‌‍‌‌‌ ​‍‌ ​ ‌ ​​‌‍‌‌‌‍​ ‌ ‌​‌‍‍‌‌ ‌‍‌‍‌‌​ ‌‌ ​​‌ ‌‌‌‍​‍‌‍ ​‌‍‍‌‌ ​ ‌‍‍​‌‍‌‌‌‍‌​​‍​‍‌ ‌